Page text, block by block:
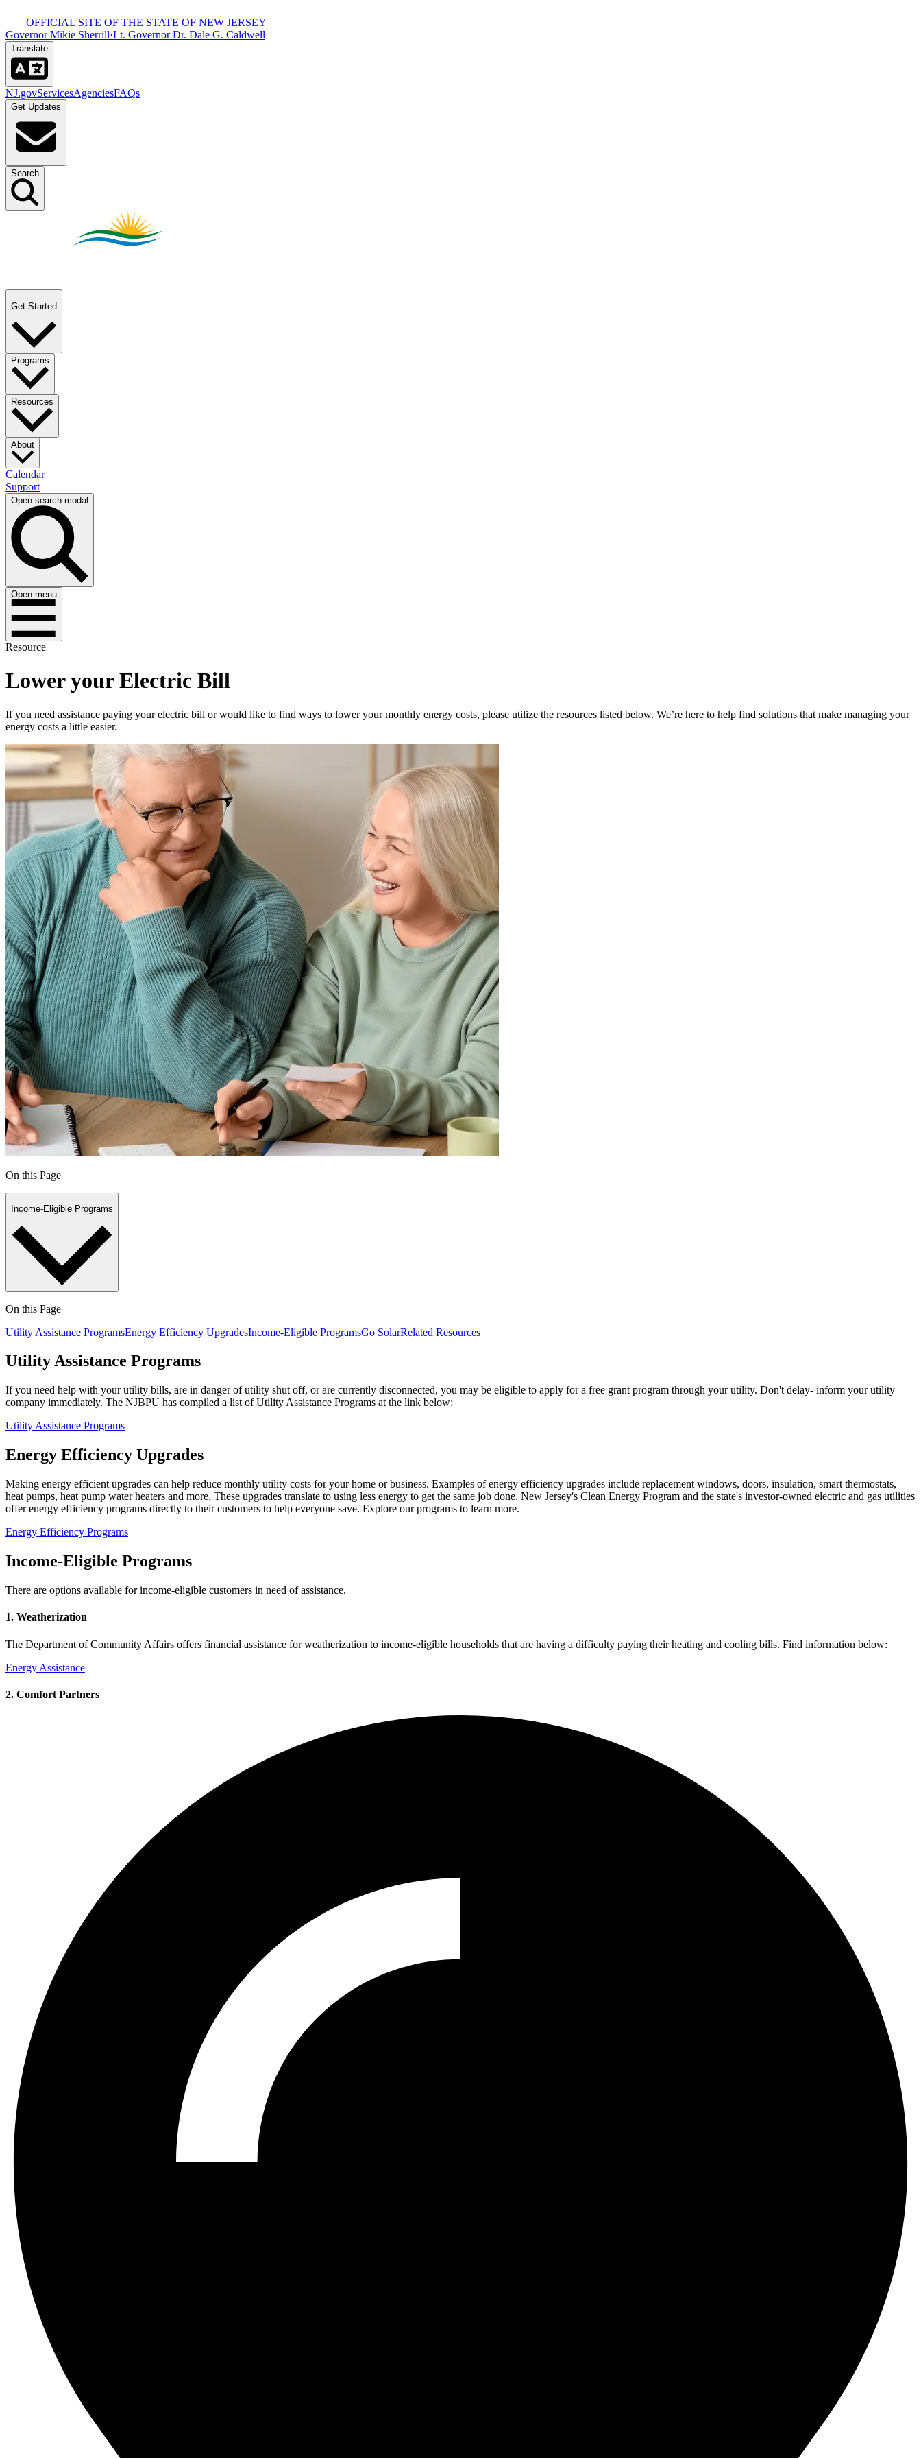
OFFICIAL SITE OF THE STATE OF NEW JERSEY​​​​‌ ‍ ​‍​‍‌‍ ‌ ​‍‌‍‍‌‌‍‌ ‌‍‍‌‌‍ ‍​‍​‍​ ‍‍​‍​‍‌ ​ ‌‍​‌‌‍ ‍‌‍‍‌‌ ‌​‌ ‍‌​‍ ‍‌‍‍‌‌‍ ​‍​‍​‍ ​​‍​‍‌‍‍​‌ ​‍‌‍‌‌‌‍‌‍​‍​‍​ ‍‍​‍​‍‌‍‍​‌ ‌​‌ ‌​‌ ​​​ ‍‍​‍ ​‍ ‌‍ ​‌‍ ‌‍​ ‌‍​‌‌‍ ​‌‍‍​‌‍ ‌ ​ ‌ ‌​​ ‍‍​ ​ ​ ​ ​ ​ ​ ​ ​‍ ‌‍‍‌‌‍ ‍‌ ‌​‌‍‌‌‌‍ ‍‌ ‌​​‍ ‌‍‌‌‌‍‌​‌‍‍‌‌ ‌​​‍ ‌‍ ‌‌‍ ‌‍‌​‌‍‌‌​ ‌‌ ​​‌ ​‍‌‍‌‌‌ ​ ‌‍‌‌‌‍ ‍‌ ‌​‌‍​‌‌ ‌​‌‍‍‌‌‍ ‌‍ ‍​ ‍ ‌‍‍‌‌‍‌​​ ‌‌‍ ‍‌‍‍‍‌​‌ ‌‍ ‌ ‌‍‌​ ​‌‍​‌‌ ‍‌‌‍ ‌ ‌‌‌ ‌​​ ‍ ‌ ‌​‌ ‍‌‌ ​​‌‍‌‌​ ‌‌‍ ‍‌‍‍‍‌‍ ​‌‍​‌‌ ‍‌‌‍ ‌ ‌‌‌ ‌​​ ‍ ‌ ​​‌‍​‌‌ ‌​‌‍‍​​ ‌‌‍‍​‌‍‌‌‌‍​‌‌‍‌​‌‍‌‌‌ ​‍​‍ ‍‌ ​ ‌‍‌‌‌‍​‌‌‍ ​​‍ ‍‌ ‌​‌‍‌‌‌ ‍​‌ ‌​​ ‌‍​‍‌‍​‌‌ ​ ‌‍‌‌‌‌‌‌‌ ​‍‌‍ ​​ ‌‌‍‍​‌ ‌​‌ ‌​‌ ​​​‍‌‌​ ​ ‌​​‌​‍‌‌​ ​‍‌​‌‍​‍‌‌​ ​‍‌​‌‍‌‍ ​‌‍ ‌‍​ ‌‍​‌‌‍ ​‌‍‍​‌‍ ‌ ​ ‌ ‌​​‍‌‌​ ​ ‌​​‌​ ​ ​ ​ ​ ​ ​ ​ ​‍‌‍‌‍‍‌‌‍‌​​ ‌‌‍ ‍‌‍‍‍‌​‌ ‌‍ ‌ ‌‍‌​ ​‌‍​‌‌ ‍‌‌‍ ‌ ‌‌‌ ‌​​‍‌‍‌ ‌​‌ ‍‌‌ ​​‌‍‌‌​ ‌‌‍ ‍‌‍‍‍‌‍ ​‌‍​‌‌ ‍‌‌‍ ‌ ‌‌‌ ‌​​‍‌‍‌ ​​‌‍​‌‌ ‌​‌‍‍​​ ‌‌‍‍​‌‍‌‌‌‍​‌‌‍‌​‌‍‌‌‌ ​‍​‍ ‍‌ ​ ‌‍‌‌‌‍​‌‌‍ ​​‍ ‍‌ ‌​‌‍‌‌‌ ‍​‌ ‌​​‍‌‍‌ ​​‌‍‌‌‌ ​‍‌ ​ ‌ ​​‌‍‌‌‌‍​ ‌ ‌​‌‍‍‌‌ ‌‍‌‍‌‌​ ‌‌ ​​‌ ‌‌‌‍​‍‌‍ ​‌‍‍‌‌ ​ ‌‍‍​‌‍‌‌‌‍‌​​‍​‍‌ ‌
Governor Mikie Sherrill​​​​‌ ‍ ​‍​‍‌‍ ‌ ​‍‌‍‍‌‌‍‌ ‌‍‍‌‌‍ ‍​‍​‍​ ‍‍​‍​‍‌ ​ ‌‍​‌‌‍ ‍‌‍‍‌‌ ‌​‌ ‍‌​‍ ‍‌‍‍‌‌‍ ​‍​‍​‍ ​​‍​‍‌‍‍​‌ ​‍‌‍‌‌‌‍‌‍​‍​‍​ ‍‍​‍​‍‌‍‍​‌ ‌​‌ ‌​‌ ​​​ ‍‍​‍ ​‍ ‌‍ ​‌‍ ‌‍​ ‌‍​‌‌‍ ​‌‍‍​‌‍ ‌ ​ ‌ ‌​​ ‍‍​ ​ ​ ​ ​ ​ ​ ​ ​‍ ‌‍‍‌‌‍ ‍‌ ‌​‌‍‌‌‌‍ ‍‌ ‌​​‍ ‌‍‌‌‌‍‌​‌‍‍‌‌ ‌​​‍ ‌‍ ‌‌‍ ‌‍‌​‌‍‌‌​ ‌‌ ​​‌ ​‍‌‍‌‌‌ ​ ‌‍‌‌‌‍ ‍‌ ‌​‌‍​‌‌ ‌​‌‍‍‌‌‍ ‌‍ ‍​ ‍ ‌‍‍‌‌‍‌​​ ‌‌‍ ‍‌‍‍‍‌​‌ ‌‍ ‌ ‌‍‌​ ​‌‍​‌‌ ‍‌‌‍ ‌ ‌‌‌ ‌​​ ‍ ‌ ‌​‌ ‍‌‌ ​​‌‍‌‌​ ‌‌‍ ‍‌‍‍‍‌‍ ​‌‍​‌‌ ‍‌‌‍ ‌ ‌‌‌ ‌​​ ‍ ‌ ​​‌‍​‌‌ ‌​‌‍‍​​ ‌‌‍‍​‌‍‌‌‌‍​‌‌‍‌​‌‍‌‌‌ ​‍​‍ ‍‌‍ ​‌‍‌‌‌‍​‌‌‍‌​‌‍‌‌‌ ​‍‌ ​ ​‍ ‍‌‍‌ ‌‍ ‌ ‌‍‌‍‌‌‌ ​‍‌‍ ‍‌‍ ‌ ​‍​ ‌‍​‍‌‍​‌‌ ​ ‌‍‌‌‌‌‌‌‌ ​‍‌‍ ​​ ‌‌‍‍​‌ ‌​‌ ‌​‌ ​​​‍‌‌​ ​ ‌​​‌​‍‌‌​ ​‍‌​‌‍​‍‌‌​ ​‍‌​‌‍‌‍ ​‌‍ ‌‍​ ‌‍​‌‌‍ ​‌‍‍​‌‍ ‌ ​ ‌ ‌​​‍‌‌​ ​ ‌​​‌​ ​ ​ ​ ​ ​ ​ ​ ​‍‌‍‌‍‍‌‌‍‌​​ ‌‌‍ ‍‌‍‍‍‌​‌ ‌‍ ‌ ‌‍‌​ ​‌‍​‌‌ ‍‌‌‍ ‌ ‌‌‌ ‌​​‍‌‍‌ ‌​‌ ‍‌‌ ​​‌‍‌‌​ ‌‌‍ ‍‌‍‍‍‌‍ ​‌‍​‌‌ ‍‌‌‍ ‌ ‌‌‌ ‌​​‍‌‍‌ ​​‌‍​‌‌ ‌​‌‍‍​​ ‌‌‍‍​‌‍‌‌‌‍​‌‌‍‌​‌‍‌‌‌ ​‍​‍ ‍‌‍ ​‌‍‌‌‌‍​‌‌‍‌​‌‍‌‌‌ ​‍‌ ​ ​‍ ‍‌‍‌ ‌‍ ‌ ‌‍‌‍‌‌‌ ​‍‌‍ ‍‌‍ ‌ ​‍​‍‌‍‌ ​​‌‍‌‌‌ ​‍‌ ​ ‌ ​​‌‍‌‌‌‍​ ‌ ‌​‌‍‍‌‌ ‌‍‌‍‌‌​ ‌‌ ​​‌ ‌‌‌‍​‍‌‍ ​‌‍‍‌‌ ​ ‌‍‍​‌‍‌‌‌‍‌​​‍​‍‌ ‌·Lt. Governor Dr. Dale G. Caldwell​​​​‌ ‍ ​‍​‍‌‍ ‌ ​‍‌‍‍‌‌‍‌ ‌‍‍‌‌‍ ‍​‍​‍​ ‍‍​‍​‍‌ ​ ‌‍​‌‌‍ ‍‌‍‍‌‌ ‌​‌ ‍‌​‍ ‍‌‍‍‌‌‍ ​‍​‍​‍ ​​‍​‍‌‍‍​‌ ​‍‌‍‌‌‌‍‌‍​‍​‍​ ‍‍​‍​‍‌‍‍​‌ ‌​‌ ‌​‌ ​​​ ‍‍​‍ ​‍ ‌‍ ​‌‍ ‌‍​ ‌‍​‌‌‍ ​‌‍‍​‌‍ ‌ ​ ‌ ‌​​ ‍‍​ ​ ​ ​ ​ ​ ​ ​ ​‍ ‌‍‍‌‌‍ ‍‌ ‌​‌‍‌‌‌‍ ‍‌ ‌​​‍ ‌‍‌‌‌‍‌​‌‍‍‌‌ ‌​​‍ ‌‍ ‌‌‍ ‌‍‌​‌‍‌‌​ ‌‌ ​​‌ ​‍‌‍‌‌‌ ​ ‌‍‌‌‌‍ ‍‌ ‌​‌‍​‌‌ ‌​‌‍‍‌‌‍ ‌‍ ‍​ ‍ ‌‍‍‌‌‍‌​​ ‌‌‍ ‍‌‍‍‍‌​‌ ‌‍ ‌ ‌‍‌​ ​‌‍​‌‌ ‍‌‌‍ ‌ ‌‌‌ ‌​​ ‍ ‌ ‌​‌ ‍‌‌ ​​‌‍‌‌​ ‌‌‍ ‍‌‍‍‍‌‍ ​‌‍​‌‌ ‍‌‌‍ ‌ ‌‌‌ ‌​​ ‍ ‌ ​​‌‍​‌‌ ‌​‌‍‍​​ ‌‌‍‍​‌‍‌‌‌‍​‌‌‍‌​‌‍‌‌‌ ​‍​‍ ‍‌‍ ​‌‍‌‌‌‍​‌‌‍‌​‌‍‌‌‌ ​‍‌ ​ ​‍ ‍‌‍ ​‌ ‌​‌​‌ ‌‍ ‌ ‌‍‌‍‌‌‌ ​‍‌‍ ‍‌‍ ‌ ​‍​ ‌‍​‍‌‍​‌‌ ​ ‌‍‌‌‌‌‌‌‌ ​‍‌‍ ​​ ‌‌‍‍​‌ ‌​‌ ‌​‌ ​​​‍‌‌​ ​ ‌​​‌​‍‌‌​ ​‍‌​‌‍​‍‌‌​ ​‍‌​‌‍‌‍ ​‌‍ ‌‍​ ‌‍​‌‌‍ ​‌‍‍​‌‍ ‌ ​ ‌ ‌​​‍‌‌​ ​ ‌​​‌​ ​ ​ ​ ​ ​ ​ ​ ​‍‌‍‌‍‍‌‌‍‌​​ ‌‌‍ ‍‌‍‍‍‌​‌ ‌‍ ‌ ‌‍‌​ ​‌‍​‌‌ ‍‌‌‍ ‌ ‌‌‌ ‌​​‍‌‍‌ ‌​‌ ‍‌‌ ​​‌‍‌‌​ ‌‌‍ ‍‌‍‍‍‌‍ ​‌‍​‌‌ ‍‌‌‍ ‌ ‌‌‌ ‌​​‍‌‍‌ ​​‌‍​‌‌ ‌​‌‍‍​​ ‌‌‍‍​‌‍‌‌‌‍​‌‌‍‌​‌‍‌‌‌ ​‍​‍ ‍‌‍ ​‌‍‌‌‌‍​‌‌‍‌​‌‍‌‌‌ ​‍‌ ​ ​‍ ‍‌‍ ​‌ ‌​‌​‌ ‌‍ ‌ ‌‍‌‍‌‌‌ ​‍‌‍ ‍‌‍ ‌ ​‍​‍‌‍‌ ​​‌‍‌‌‌ ​‍‌ ​ ‌ ​​‌‍‌‌‌‍​ ‌ ‌​‌‍‍‌‌ ‌‍‌‍‌‌​ ‌‌ ​​‌ ‌‌‌‍​‍‌‍ ​‌‍‍‌‌ ​ ‌‍‍​‌‍‌‌‌‍‌​​‍​‍‌ ‌
Translate​​​​‌ ‍ ​‍​‍‌‍ ‌ ​‍‌‍‍‌‌‍‌ ‌‍‍‌‌‍ ‍​‍​‍​ ‍‍​‍​‍‌ ​ ‌‍​‌‌‍ ‍‌‍‍‌‌ ‌​‌ ‍‌​‍ ‍‌‍‍‌‌‍ ​‍​‍​‍ ​​‍​‍‌‍‍​‌ ​‍‌‍‌‌‌‍‌‍​‍​‍​ ‍‍​‍​‍‌‍‍​‌ ‌​‌ ‌​‌ ​​​ ‍‍​‍ ​‍ ‌‍ ​‌‍ ‌‍​ ‌‍​‌‌‍ ​‌‍‍​‌‍ ‌ ​ ‌ ‌​​ ‍‍​ ​ ​ ​ ​ ​ ​ ​ ​‍ ‌‍‍‌‌‍ ‍‌ ‌​‌‍‌‌‌‍ ‍‌ ‌​​‍ ‌‍‌‌‌‍‌​‌‍‍‌‌ ‌​​‍ ‌‍ ‌‌‍ ‌‍‌​‌‍‌‌​ ‌‌ ​​‌ ​‍‌‍‌‌‌ ​ ‌‍‌‌‌‍ ‍‌ ‌​‌‍​‌‌ ‌​‌‍‍‌‌‍ ‌‍ ‍​ ‍ ‌‍‍‌‌‍‌​​ ‌‌‍ ‍‌‍‍‍‌​‌ ‌‍ ‌ ‌‍‌​ ​‌‍​‌‌ ‍‌‌‍ ‌ ‌‌‌ ‌​​ ‍ ‌ ‌​‌ ‍‌‌ ​​‌‍‌‌​ ‌‌‍ ‍‌‍‍‍‌‍ ​‌‍​‌‌ ‍‌‌‍ ‌ ‌‌‌ ‌​​ ‍ ‌ ​​‌‍​‌‌ ‌​‌‍‍​​ ‌‌‍‍​‌‍‌‌‌‍​‌‌‍‌​‌‍‌‌‌ ​‍​‍ ‍‌ ‌​‌ ​‍‌‍​‌‌‍ ‍‌ ​ ‌‍ ​‌‍​‌‌ ‌​‌‍‍‌‌‍ ‌‍ ‍‌ ​ ​‍ ‍‌‍​‍‌ ‌​‌‍ ‍​ ‌‍​‍‌‍​‌‌ ​ ‌‍‌‌‌‌‌‌‌ ​‍‌‍ ​​ ‌‌‍‍​‌ ‌​‌ ‌​‌ ​​​‍‌‌​ ​ ‌​​‌​‍‌‌​ ​‍‌​‌‍​‍‌‌​ ​‍‌​‌‍‌‍ ​‌‍ ‌‍​ ‌‍​‌‌‍ ​‌‍‍​‌‍ ‌ ​ ‌ ‌​​‍‌‌​ ​ ‌​​‌​ ​ ​ ​ ​ ​ ​ ​ ​‍‌‍‌‍‍‌‌‍‌​​ ‌‌‍ ‍‌‍‍‍‌​‌ ‌‍ ‌ ‌‍‌​ ​‌‍​‌‌ ‍‌‌‍ ‌ ‌‌‌ ‌​​‍‌‍‌ ‌​‌ ‍‌‌ ​​‌‍‌‌​ ‌‌‍ ‍‌‍‍‍‌‍ ​‌‍​‌‌ ‍‌‌‍ ‌ ‌‌‌ ‌​​‍‌‍‌ ​​‌‍​‌‌ ‌​‌‍‍​​ ‌‌‍‍​‌‍‌‌‌‍​‌‌‍‌​‌‍‌‌‌ ​‍​‍ ‍‌ ‌​‌ ​‍‌‍​‌‌‍ ‍‌ ​ ‌‍ ​‌‍​‌‌ ‌​‌‍‍‌‌‍ ‌‍ ‍‌ ​ ​‍ ‍‌‍​‍‌ ‌​‌‍ ‍​‍‌‍‌ ​​‌‍‌‌‌ ​‍‌ ​ ‌ ​​‌‍‌‌‌‍​ ‌ ‌​‌‍‍‌‌ ‌‍‌‍‌‌​ ‌‌ ​​‌ ‌‌‌‍​‍‌‍ ​‌‍‍‌‌ ​ ‌‍‍​‌‍‌‌‌‍‌​​‍​‍‌ ‌
NJ.gov​​​​‌ ‍ ​‍​‍‌‍ ‌ ​‍‌‍‍‌‌‍‌ ‌‍‍‌‌‍ ‍​‍​‍​ ‍‍​‍​‍‌ ​ ‌‍​‌‌‍ ‍‌‍‍‌‌ ‌​‌ ‍‌​‍ ‍‌‍‍‌‌‍ ​‍​‍​‍ ​​‍​‍‌‍‍​‌ ​‍‌‍‌‌‌‍‌‍​‍​‍​ ‍‍​‍​‍‌‍‍​‌ ‌​‌ ‌​‌ ​​​ ‍‍​‍ ​‍ ‌‍ ​‌‍ ‌‍​ ‌‍​‌‌‍ ​‌‍‍​‌‍ ‌ ​ ‌ ‌​​ ‍‍​ ​ ​ ​ ​ ​ ​ ​ ​‍ ‌‍‍‌‌‍ ‍‌ ‌​‌‍‌‌‌‍ ‍‌ ‌​​‍ ‌‍‌‌‌‍‌​‌‍‍‌‌ ‌​​‍ ‌‍ ‌‌‍ ‌‍‌​‌‍‌‌​ ‌‌ ​​‌ ​‍‌‍‌‌‌ ​ ‌‍‌‌‌‍ ‍‌ ‌​‌‍​‌‌ ‌​‌‍‍‌‌‍ ‌‍ ‍​ ‍ ‌‍‍‌‌‍‌​​ ‌‌‍ ‍‌‍‍‍‌​‌ ‌‍ ‌ ‌‍‌​ ​‌‍​‌‌ ‍‌‌‍ ‌ ‌‌‌ ‌​​ ‍ ‌ ‌​‌ ‍‌‌ ​​‌‍‌‌​ ‌‌‍ ‍‌‍‍‍‌‍ ​‌‍​‌‌ ‍‌‌‍ ‌ ‌‌‌ ‌​​ ‍ ‌ ​​‌‍​‌‌ ‌​‌‍‍​​ ‌‌‍‍​‌‍‌‌‌‍​‌‌‍‌​‌‍‌‌‌ ​‍​‍ ‍‌‍ ​‌‍‍‌‌‍ ‍‌‍‍ ‌ ​ ​‍‌‌​ ‌‌‌​​‍‌‌ ‌‍‍ ‌‍‌‌‌ ‍‌​‍‌‌​ ​ ‌​‌​​‍‌‌​ ​ ‌​‌​​‍‌‌​ ​‍​ ​‍​ ​‍‌‍‌‍‌‍​ ‌‍​ ​ ​ ‌‍​‍​ ‍​‌‍‌‌​ ​​​ ​ ‌‍​‍​ ​​​‍‌‌​ ​‍​ ​‍​‍‌‌​ ‌‌‌​‌​​‍ ‍‌ ‌​‌‍‌‌‌ ‍​‌ ‌​​ ‌‍​‍‌‍​‌‌ ​ ‌‍‌‌‌‌‌‌‌ ​‍‌‍ ​​ ‌‌‍‍​‌ ‌​‌ ‌​‌ ​​​‍‌‌​ ​ ‌​​‌​‍‌‌​ ​‍‌​‌‍​‍‌‌​ ​‍‌​‌‍‌‍ ​‌‍ ‌‍​ ‌‍​‌‌‍ ​‌‍‍​‌‍ ‌ ​ ‌ ‌​​‍‌‌​ ​ ‌​​‌​ ​ ​ ​ ​ ​ ​ ​ ​‍‌‍‌‍‍‌‌‍‌​​ ‌‌‍ ‍‌‍‍‍‌​‌ ‌‍ ‌ ‌‍‌​ ​‌‍​‌‌ ‍‌‌‍ ‌ ‌‌‌ ‌​​‍‌‍‌ ‌​‌ ‍‌‌ ​​‌‍‌‌​ ‌‌‍ ‍‌‍‍‍‌‍ ​‌‍​‌‌ ‍‌‌‍ ‌ ‌‌‌ ‌​​‍‌‍‌ ​​‌‍​‌‌ ‌​‌‍‍​​ ‌‌‍‍​‌‍‌‌‌‍​‌‌‍‌​‌‍‌‌‌ ​‍​‍ ‍‌‍ ​‌‍‍‌‌‍ ‍‌‍‍ ‌ ​ ​‍‌‌​ ‌‌‌​​‍‌‌ ‌‍‍ ‌‍‌‌‌ ‍‌​‍‌‌​ ​ ‌​‌​​‍‌‌​ ​ ‌​‌​​‍‌‌​ ​‍​ ​‍​ ​‍‌‍‌‍‌‍​ ‌‍​ ​ ​ ‌‍​‍​ ‍​‌‍‌‌​ ​​​ ​ ‌‍​‍​ ​​​‍‌‌​ ​‍​ ​‍​‍‌‌​ ‌‌‌​‌​​‍ ‍‌ ‌​‌‍‌‌‌ ‍​‌ ‌​​‍‌‍‌ ​​‌‍‌‌‌ ​‍‌ ​ ‌ ​​‌‍‌‌‌‍​ ‌ ‌​‌‍‍‌‌ ‌‍‌‍‌‌​ ‌‌ ​​‌ ‌‌‌‍​‍‌‍ ​‌‍‍‌‌ ​ ‌‍‍​‌‍‌‌‌‍‌​​‍​‍‌ ‌Services​​​​‌ ‍ ​‍​‍‌‍ ‌ ​‍‌‍‍‌‌‍‌ ‌‍‍‌‌‍ ‍​‍​‍​ ‍‍​‍​‍‌ ​ ‌‍​‌‌‍ ‍‌‍‍‌‌ ‌​‌ ‍‌​‍ ‍‌‍‍‌‌‍ ​‍​‍​‍ ​​‍​‍‌‍‍​‌ ​‍‌‍‌‌‌‍‌‍​‍​‍​ ‍‍​‍​‍‌‍‍​‌ ‌​‌ ‌​‌ ​​​ ‍‍​‍ ​‍ ‌‍ ​‌‍ ‌‍​ ‌‍​‌‌‍ ​‌‍‍​‌‍ ‌ ​ ‌ ‌​​ ‍‍​ ​ ​ ​ ​ ​ ​ ​ ​‍ ‌‍‍‌‌‍ ‍‌ ‌​‌‍‌‌‌‍ ‍‌ ‌​​‍ ‌‍‌‌‌‍‌​‌‍‍‌‌ ‌​​‍ ‌‍ ‌‌‍ ‌‍‌​‌‍‌‌​ ‌‌ ​​‌ ​‍‌‍‌‌‌ ​ ‌‍‌‌‌‍ ‍‌ ‌​‌‍​‌‌ ‌​‌‍‍‌‌‍ ‌‍ ‍​ ‍ ‌‍‍‌‌‍‌​​ ‌‌‍ ‍‌‍‍‍‌​‌ ‌‍ ‌ ‌‍‌​ ​‌‍​‌‌ ‍‌‌‍ ‌ ‌‌‌ ‌​​ ‍ ‌ ‌​‌ ‍‌‌ ​​‌‍‌‌​ ‌‌‍ ‍‌‍‍‍‌‍ ​‌‍​‌‌ ‍‌‌‍ ‌ ‌‌‌ ‌​​ ‍ ‌ ​​‌‍​‌‌ ‌​‌‍‍​​ ‌‌‍‍​‌‍‌‌‌‍​‌‌‍‌​‌‍‌‌‌ ​‍​‍ ‍‌‍ ​‌‍‍‌‌‍ ‍‌‍‍ ‌ ​ ​‍‌‌​ ‌‌‌​​‍‌‌ ‌‍‍ ‌‍‌‌‌ ‍‌​‍‌‌​ ​ ‌​‌​​‍‌‌​ ​ ‌​‌​​‍‌‌​ ​‍​ ​‍​ ​‍​ ‍​​ ‌ ​ ‍‌​ ​‍‌‍​ ‌‍​ ‌‍‌‍​ ​ ​ ‌ ​ ‌​​ ‌​​‍‌‌​ ​‍​ ​‍​‍‌‌​ ‌‌‌​‌​​‍ ‍‌ ‌​‌‍‌‌‌ ‍​‌ ‌​​ ‌‍​‍‌‍​‌‌ ​ ‌‍‌‌‌‌‌‌‌ ​‍‌‍ ​​ ‌‌‍‍​‌ ‌​‌ ‌​‌ ​​​‍‌‌​ ​ ‌​​‌​‍‌‌​ ​‍‌​‌‍​‍‌‌​ ​‍‌​‌‍‌‍ ​‌‍ ‌‍​ ‌‍​‌‌‍ ​‌‍‍​‌‍ ‌ ​ ‌ ‌​​‍‌‌​ ​ ‌​​‌​ ​ ​ ​ ​ ​ ​ ​ ​‍‌‍‌‍‍‌‌‍‌​​ ‌‌‍ ‍‌‍‍‍‌​‌ ‌‍ ‌ ‌‍‌​ ​‌‍​‌‌ ‍‌‌‍ ‌ ‌‌‌ ‌​​‍‌‍‌ ‌​‌ ‍‌‌ ​​‌‍‌‌​ ‌‌‍ ‍‌‍‍‍‌‍ ​‌‍​‌‌ ‍‌‌‍ ‌ ‌‌‌ ‌​​‍‌‍‌ ​​‌‍​‌‌ ‌​‌‍‍​​ ‌‌‍‍​‌‍‌‌‌‍​‌‌‍‌​‌‍‌‌‌ ​‍​‍ ‍‌‍ ​‌‍‍‌‌‍ ‍‌‍‍ ‌ ​ ​‍‌‌​ ‌‌‌​​‍‌‌ ‌‍‍ ‌‍‌‌‌ ‍‌​‍‌‌​ ​ ‌​‌​​‍‌‌​ ​ ‌​‌​​‍‌‌​ ​‍​ ​‍​ ​‍​ ‍​​ ‌ ​ ‍‌​ ​‍‌‍​ ‌‍​ ‌‍‌‍​ ​ ​ ‌ ​ ‌​​ ‌​​‍‌‌​ ​‍​ ​‍​‍‌‌​ ‌‌‌​‌​​‍ ‍‌ ‌​‌‍‌‌‌ ‍​‌ ‌​​‍‌‍‌ ​​‌‍‌‌‌ ​‍‌ ​ ‌ ​​‌‍‌‌‌‍​ ‌ ‌​‌‍‍‌‌ ‌‍‌‍‌‌​ ‌‌ ​​‌ ‌‌‌‍​‍‌‍ ​‌‍‍‌‌ ​ ‌‍‍​‌‍‌‌‌‍‌​​‍​‍‌ ‌Agencies​​​​‌ ‍ ​‍​‍‌‍ ‌ ​‍‌‍‍‌‌‍‌ ‌‍‍‌‌‍ ‍​‍​‍​ ‍‍​‍​‍‌ ​ ‌‍​‌‌‍ ‍‌‍‍‌‌ ‌​‌ ‍‌​‍ ‍‌‍‍‌‌‍ ​‍​‍​‍ ​​‍​‍‌‍‍​‌ ​‍‌‍‌‌‌‍‌‍​‍​‍​ ‍‍​‍​‍‌‍‍​‌ ‌​‌ ‌​‌ ​​​ ‍‍​‍ ​‍ ‌‍ ​‌‍ ‌‍​ ‌‍​‌‌‍ ​‌‍‍​‌‍ ‌ ​ ‌ ‌​​ ‍‍​ ​ ​ ​ ​ ​ ​ ​ ​‍ ‌‍‍‌‌‍ ‍‌ ‌​‌‍‌‌‌‍ ‍‌ ‌​​‍ ‌‍‌‌‌‍‌​‌‍‍‌‌ ‌​​‍ ‌‍ ‌‌‍ ‌‍‌​‌‍‌‌​ ‌‌ ​​‌ ​‍‌‍‌‌‌ ​ ‌‍‌‌‌‍ ‍‌ ‌​‌‍​‌‌ ‌​‌‍‍‌‌‍ ‌‍ ‍​ ‍ ‌‍‍‌‌‍‌​​ ‌‌‍ ‍‌‍‍‍‌​‌ ‌‍ ‌ ‌‍‌​ ​‌‍​‌‌ ‍‌‌‍ ‌ ‌‌‌ ‌​​ ‍ ‌ ‌​‌ ‍‌‌ ​​‌‍‌‌​ ‌‌‍ ‍‌‍‍‍‌‍ ​‌‍​‌‌ ‍‌‌‍ ‌ ‌‌‌ ‌​​ ‍ ‌ ​​‌‍​‌‌ ‌​‌‍‍​​ ‌‌‍‍​‌‍‌‌‌‍​‌‌‍‌​‌‍‌‌‌ ​‍​‍ ‍‌‍ ​‌‍‍‌‌‍ ‍‌‍‍ ‌ ​ ​‍‌‌​ ‌‌‌​​‍‌‌ ‌‍‍ ‌‍‌‌‌ ‍‌​‍‌‌​ ​ ‌​‌​​‍‌‌​ ​ ‌​‌​​‍‌‌​ ​‍​ ​‍​ ‌ ‌‍‌​​ ​‌‌‍‌‍​ ​ ​ ​​‌‍​ ‌‍​‍​ ‌ ‌‍‌​​ ‍​​ ​ ​‍‌‌​ ​‍​ ​‍​‍‌‌​ ‌‌‌​‌​​‍ ‍‌ ‌​‌‍‌‌‌ ‍​‌ ‌​​ ‌‍​‍‌‍​‌‌ ​ ‌‍‌‌‌‌‌‌‌ ​‍‌‍ ​​ ‌‌‍‍​‌ ‌​‌ ‌​‌ ​​​‍‌‌​ ​ ‌​​‌​‍‌‌​ ​‍‌​‌‍​‍‌‌​ ​‍‌​‌‍‌‍ ​‌‍ ‌‍​ ‌‍​‌‌‍ ​‌‍‍​‌‍ ‌ ​ ‌ ‌​​‍‌‌​ ​ ‌​​‌​ ​ ​ ​ ​ ​ ​ ​ ​‍‌‍‌‍‍‌‌‍‌​​ ‌‌‍ ‍‌‍‍‍‌​‌ ‌‍ ‌ ‌‍‌​ ​‌‍​‌‌ ‍‌‌‍ ‌ ‌‌‌ ‌​​‍‌‍‌ ‌​‌ ‍‌‌ ​​‌‍‌‌​ ‌‌‍ ‍‌‍‍‍‌‍ ​‌‍​‌‌ ‍‌‌‍ ‌ ‌‌‌ ‌​​‍‌‍‌ ​​‌‍​‌‌ ‌​‌‍‍​​ ‌‌‍‍​‌‍‌‌‌‍​‌‌‍‌​‌‍‌‌‌ ​‍​‍ ‍‌‍ ​‌‍‍‌‌‍ ‍‌‍‍ ‌ ​ ​‍‌‌​ ‌‌‌​​‍‌‌ ‌‍‍ ‌‍‌‌‌ ‍‌​‍‌‌​ ​ ‌​‌​​‍‌‌​ ​ ‌​‌​​‍‌‌​ ​‍​ ​‍​ ‌ ‌‍‌​​ ​‌‌‍‌‍​ ​ ​ ​​‌‍​ ‌‍​‍​ ‌ ‌‍‌​​ ‍​​ ​ ​‍‌‌​ ​‍​ ​‍​‍‌‌​ ‌‌‌​‌​​‍ ‍‌ ‌​‌‍‌‌‌ ‍​‌ ‌​​‍‌‍‌ ​​‌‍‌‌‌ ​‍‌ ​ ‌ ​​‌‍‌‌‌‍​ ‌ ‌​‌‍‍‌‌ ‌‍‌‍‌‌​ ‌‌ ​​‌ ‌‌‌‍​‍‌‍ ​‌‍‍‌‌ ​ ‌‍‍​‌‍‌‌‌‍‌​​‍​‍‌ ‌FAQs​​​​‌ ‍ ​‍​‍‌‍ ‌ ​‍‌‍‍‌‌‍‌ ‌‍‍‌‌‍ ‍​‍​‍​ ‍‍​‍​‍‌ ​ ‌‍​‌‌‍ ‍‌‍‍‌‌ ‌​‌ ‍‌​‍ ‍‌‍‍‌‌‍ ​‍​‍​‍ ​​‍​‍‌‍‍​‌ ​‍‌‍‌‌‌‍‌‍​‍​‍​ ‍‍​‍​‍‌‍‍​‌ ‌​‌ ‌​‌ ​​​ ‍‍​‍ ​‍ ‌‍ ​‌‍ ‌‍​ ‌‍​‌‌‍ ​‌‍‍​‌‍ ‌ ​ ‌ ‌​​ ‍‍​ ​ ​ ​ ​ ​ ​ ​ ​‍ ‌‍‍‌‌‍ ‍‌ ‌​‌‍‌‌‌‍ ‍‌ ‌​​‍ ‌‍‌‌‌‍‌​‌‍‍‌‌ ‌​​‍ ‌‍ ‌‌‍ ‌‍‌​‌‍‌‌​ ‌‌ ​​‌ ​‍‌‍‌‌‌ ​ ‌‍‌‌‌‍ ‍‌ ‌​‌‍​‌‌ ‌​‌‍‍‌‌‍ ‌‍ ‍​ ‍ ‌‍‍‌‌‍‌​​ ‌‌‍ ‍‌‍‍‍‌​‌ ‌‍ ‌ ‌‍‌​ ​‌‍​‌‌ ‍‌‌‍ ‌ ‌‌‌ ‌​​ ‍ ‌ ‌​‌ ‍‌‌ ​​‌‍‌‌​ ‌‌‍ ‍‌‍‍‍‌‍ ​‌‍​‌‌ ‍‌‌‍ ‌ ‌‌‌ ‌​​ ‍ ‌ ​​‌‍​‌‌ ‌​‌‍‍​​ ‌‌‍‍​‌‍‌‌‌‍​‌‌‍‌​‌‍‌‌‌ ​‍​‍ ‍‌‍ ​‌‍‍‌‌‍ ‍‌‍‍ ‌ ​ ​‍‌‌​ ‌‌‌​​‍‌‌ ‌‍‍ ‌‍‌‌‌ ‍‌​‍‌‌​ ​ ‌​‌​​‍‌‌​ ​ ‌​‌​​‍‌‌​ ​‍​ ​‍‌‍​ ​ ‌‍​ ‍​‌‍​ ‌‍​‍​ ​‌​ ​​​ ‌‌‌‍​ ​ ‌‌​ ​‌‌‍​‍​‍‌‌​ ​‍​ ​‍​‍‌‌​ ‌‌‌​‌​​‍ ‍‌ ‌​‌‍‌‌‌ ‍​‌ ‌​​ ‌‍​‍‌‍​‌‌ ​ ‌‍‌‌‌‌‌‌‌ ​‍‌‍ ​​ ‌‌‍‍​‌ ‌​‌ ‌​‌ ​​​‍‌‌​ ​ ‌​​‌​‍‌‌​ ​‍‌​‌‍​‍‌‌​ ​‍‌​‌‍‌‍ ​‌‍ ‌‍​ ‌‍​‌‌‍ ​‌‍‍​‌‍ ‌ ​ ‌ ‌​​‍‌‌​ ​ ‌​​‌​ ​ ​ ​ ​ ​ ​ ​ ​‍‌‍‌‍‍‌‌‍‌​​ ‌‌‍ ‍‌‍‍‍‌​‌ ‌‍ ‌ ‌‍‌​ ​‌‍​‌‌ ‍‌‌‍ ‌ ‌‌‌ ‌​​‍‌‍‌ ‌​‌ ‍‌‌ ​​‌‍‌‌​ ‌‌‍ ‍‌‍‍‍‌‍ ​‌‍​‌‌ ‍‌‌‍ ‌ ‌‌‌ ‌​​‍‌‍‌ ​​‌‍​‌‌ ‌​‌‍‍​​ ‌‌‍‍​‌‍‌‌‌‍​‌‌‍‌​‌‍‌‌‌ ​‍​‍ ‍‌‍ ​‌‍‍‌‌‍ ‍‌‍‍ ‌ ​ ​‍‌‌​ ‌‌‌​​‍‌‌ ‌‍‍ ‌‍‌‌‌ ‍‌​‍‌‌​ ​ ‌​‌​​‍‌‌​ ​ ‌​‌​​‍‌‌​ ​‍​ ​‍‌‍​ ​ ‌‍​ ‍​‌‍​ ‌‍​‍​ ​‌​ ​​​ ‌‌‌‍​ ​ ‌‌​ ​‌‌‍​‍​‍‌‌​ ​‍​ ​‍​‍‌‌​ ‌‌‌​‌​​‍ ‍‌ ‌​‌‍‌‌‌ ‍​‌ ‌​​‍‌‍‌ ​​‌‍‌‌‌ ​‍‌ ​ ‌ ​​‌‍‌‌‌‍​ ‌ ‌​‌‍‍‌‌ ‌‍‌‍‌‌​ ‌‌ ​​‌ ‌‌‌‍​‍‌‍ ​‌‍‍‌‌ ​ ‌‍‍​‌‍‌‌‌‍‌​​‍​‍‌ ‌
Get Updates​​​​‌ ‍ ​‍​‍‌‍ ‌ ​‍‌‍‍‌‌‍‌ ‌‍‍‌‌‍ ‍​‍​‍​ ‍‍​‍​‍‌ ​ ‌‍​‌‌‍ ‍‌‍‍‌‌ ‌​‌ ‍‌​‍ ‍‌‍‍‌‌‍ ​‍​‍​‍ ​​‍​‍‌‍‍​‌ ​‍‌‍‌‌‌‍‌‍​‍​‍​ ‍‍​‍​‍‌‍‍​‌ ‌​‌ ‌​‌ ​​​ ‍‍​‍ ​‍ ‌‍ ​‌‍ ‌‍​ ‌‍​‌‌‍ ​‌‍‍​‌‍ ‌ ​ ‌ ‌​​ ‍‍​ ​ ​ ​ ​ ​ ​ ​ ​‍ ‌‍‍‌‌‍ ‍‌ ‌​‌‍‌‌‌‍ ‍‌ ‌​​‍ ‌‍‌‌‌‍‌​‌‍‍‌‌ ‌​​‍ ‌‍ ‌‌‍ ‌‍‌​‌‍‌‌​ ‌‌ ​​‌ ​‍‌‍‌‌‌ ​ ‌‍‌‌‌‍ ‍‌ ‌​‌‍​‌‌ ‌​‌‍‍‌‌‍ ‌‍ ‍​ ‍ ‌‍‍‌‌‍‌​​ ‌‌‍ ‍‌‍‍‍‌​‌ ‌‍ ‌ ‌‍‌​ ​‌‍​‌‌ ‍‌‌‍ ‌ ‌‌‌ ‌​​ ‍ ‌ ‌​‌ ‍‌‌ ​​‌‍‌‌​ ‌‌‍ ‍‌‍‍‍‌‍ ​‌‍​‌‌ ‍‌‌‍ ‌ ‌‌‌ ‌​​ ‍ ‌ ​​‌‍​‌‌ ‌​‌‍‍​​ ‌‌‍‍​‌‍‌‌‌‍​‌‌‍‌​‌‍‌‌‌ ​‍​‍ ‍‌‍ ‍‌‍‌‌‌ ‌ ‌ ​ ‌‍ ​‌‍‌‌‌ ‌​‌ ‌​‌‍‌‌‌ ​‍​‍ ‍‌‍​‍‌ ‌​‌‍ ‍​ ‌‍​‍‌‍​‌‌ ​ ‌‍‌‌‌‌‌‌‌ ​‍‌‍ ​​ ‌‌‍‍​‌ ‌​‌ ‌​‌ ​​​‍‌‌​ ​ ‌​​‌​‍‌‌​ ​‍‌​‌‍​‍‌‌​ ​‍‌​‌‍‌‍ ​‌‍ ‌‍​ ‌‍​‌‌‍ ​‌‍‍​‌‍ ‌ ​ ‌ ‌​​‍‌‌​ ​ ‌​​‌​ ​ ​ ​ ​ ​ ​ ​ ​‍‌‍‌‍‍‌‌‍‌​​ ‌‌‍ ‍‌‍‍‍‌​‌ ‌‍ ‌ ‌‍‌​ ​‌‍​‌‌ ‍‌‌‍ ‌ ‌‌‌ ‌​​‍‌‍‌ ‌​‌ ‍‌‌ ​​‌‍‌‌​ ‌‌‍ ‍‌‍‍‍‌‍ ​‌‍​‌‌ ‍‌‌‍ ‌ ‌‌‌ ‌​​‍‌‍‌ ​​‌‍​‌‌ ‌​‌‍‍​​ ‌‌‍‍​‌‍‌‌‌‍​‌‌‍‌​‌‍‌‌‌ ​‍​‍ ‍‌‍ ‍‌‍‌‌‌ ‌ ‌ ​ ‌‍ ​‌‍‌‌‌ ‌​‌ ‌​‌‍‌‌‌ ​‍​‍ ‍‌‍​‍‌ ‌​‌‍ ‍​‍‌‍‌ ​​‌‍‌‌‌ ​‍‌ ​ ‌ ​​‌‍‌‌‌‍​ ‌ ‌​‌‍‍‌‌ ‌‍‌‍‌‌​ ‌‌ ​​‌ ‌‌‌‍​‍‌‍ ​‌‍‍‌‌ ​ ‌‍‍​‌‍‌‌‌‍‌​​‍​‍‌ ‌
Search​​​​‌ ‍ ​‍​‍‌‍ ‌ ​‍‌‍‍‌‌‍‌ ‌‍‍‌‌‍ ‍​‍​‍​ ‍‍​‍​‍‌ ​ ‌‍​‌‌‍ ‍‌‍‍‌‌ ‌​‌ ‍‌​‍ ‍‌‍‍‌‌‍ ​‍​‍​‍ ​​‍​‍‌‍‍​‌ ​‍‌‍‌‌‌‍‌‍​‍​‍​ ‍‍​‍​‍‌‍‍​‌ ‌​‌ ‌​‌ ​​​ ‍‍​‍ ​‍ ‌‍ ​‌‍ ‌‍​ ‌‍​‌‌‍ ​‌‍‍​‌‍ ‌ ​ ‌ ‌​​ ‍‍​ ​ ​ ​ ​ ​ ​ ​ ​‍ ‌‍‍‌‌‍ ‍‌ ‌​‌‍‌‌‌‍ ‍‌ ‌​​‍ ‌‍‌‌‌‍‌​‌‍‍‌‌ ‌​​‍ ‌‍ ‌‌‍ ‌‍‌​‌‍‌‌​ ‌‌ ​​‌ ​‍‌‍‌‌‌ ​ ‌‍‌‌‌‍ ‍‌ ‌​‌‍​‌‌ ‌​‌‍‍‌‌‍ ‌‍ ‍​ ‍ ‌‍‍‌‌‍‌​​ ‌‌‍ ‍‌‍‍‍‌​‌ ‌‍ ‌ ‌‍‌​ ​‌‍​‌‌ ‍‌‌‍ ‌ ‌‌‌ ‌​​ ‍ ‌ ‌​‌ ‍‌‌ ​​‌‍‌‌​ ‌‌‍ ‍‌‍‍‍‌‍ ​‌‍​‌‌ ‍‌‌‍ ‌ ‌‌‌ ‌​​ ‍ ‌ ​​‌‍​‌‌ ‌​‌‍‍​​ ‌‌‍‍​‌‍‌‌‌‍​‌‌‍‌​‌‍‌‌‌ ​‍​‍ ‍‌ ​ ‌‍‌‌‌‍​‌‌ ​‍‌‍​ ‌‍‍​​‍ ‍‌‍​‍‌ ‌​‌‍ ‍​ ‌‍​‍‌‍​‌‌ ​ ‌‍‌‌‌‌‌‌‌ ​‍‌‍ ​​ ‌‌‍‍​‌ ‌​‌ ‌​‌ ​​​‍‌‌​ ​ ‌​​‌​‍‌‌​ ​‍‌​‌‍​‍‌‌​ ​‍‌​‌‍‌‍ ​‌‍ ‌‍​ ‌‍​‌‌‍ ​‌‍‍​‌‍ ‌ ​ ‌ ‌​​‍‌‌​ ​ ‌​​‌​ ​ ​ ​ ​ ​ ​ ​ ​‍‌‍‌‍‍‌‌‍‌​​ ‌‌‍ ‍‌‍‍‍‌​‌ ‌‍ ‌ ‌‍‌​ ​‌‍​‌‌ ‍‌‌‍ ‌ ‌‌‌ ‌​​‍‌‍‌ ‌​‌ ‍‌‌ ​​‌‍‌‌​ ‌‌‍ ‍‌‍‍‍‌‍ ​‌‍​‌‌ ‍‌‌‍ ‌ ‌‌‌ ‌​​‍‌‍‌ ​​‌‍​‌‌ ‌​‌‍‍​​ ‌‌‍‍​‌‍‌‌‌‍​‌‌‍‌​‌‍‌‌‌ ​‍​‍ ‍‌ ​ ‌‍‌‌‌‍​‌‌ ​‍‌‍​ ‌‍‍​​‍ ‍‌‍​‍‌ ‌​‌‍ ‍​‍‌‍‌ ​​‌‍‌‌‌ ​‍‌ ​ ‌ ​​‌‍‌‌‌‍​ ‌ ‌​‌‍‍‌‌ ‌‍‌‍‌‌​ ‌‌ ​​‌ ‌‌‌‍​‍‌‍ ​‌‍‍‌‌ ​ ‌‍‍​‌‍‌‌‌‍‌​​‍​‍‌ ‌
Get Started​​​​‌ ‍ ​‍​‍‌‍ ‌ ​‍‌‍‍‌‌‍‌ ‌‍‍‌‌‍ ‍​‍​‍​ ‍‍​‍​‍‌ ​ ‌‍​‌‌‍ ‍‌‍‍‌‌ ‌​‌ ‍‌​‍ ‍‌‍‍‌‌‍ ​‍​‍​‍ ​​‍​‍‌‍‍​‌ ​‍‌‍‌‌‌‍‌‍​‍​‍​ ‍‍​‍​‍‌‍‍​‌ ‌​‌ ‌​‌ ​​​ ‍‍​‍ ​‍ ‌‍ ​‌‍ ‌‍​ ‌‍​‌‌‍ ​‌‍‍​‌‍ ‌ ​ ‌ ‌​​ ‍‍​ ​ ​ ​ ​ ​ ​ ​ ​‍ ‌‍‍‌‌‍ ‍‌ ‌​‌‍‌‌‌‍ ‍‌ ‌​​‍ ‌‍‌‌‌‍‌​‌‍‍‌‌ ‌​​‍ ‌‍ ‌‌‍ ‌‍‌​‌‍‌‌​ ‌‌ ​​‌ ​‍‌‍‌‌‌ ​ ‌‍‌‌‌‍ ‍‌ ‌​‌‍​‌‌ ‌​‌‍‍‌‌‍ ‌‍ ‍​ ‍ ‌‍‍‌‌‍‌​​ ‌‌ ​ ‌‍‍‌‌ ‌​‌‍‌‌‌​‍​‌‍‌‌‌‍​‌‌‍‌​‌‍‌‌‌ ​‍​ ‍ ‌ ‌​‌ ‍‌‌ ​​‌‍‌‌​ ‌‌‍‍​‌‍‌‌‌‍​‌‌‍‌​‌‍‌‌‌ ​‍​ ‍ ‌ ​​‌‍​‌‌ ‌​‌‍‍​​ ‌‌‍‌ ‌‍‌‌‌ ‌​‌‌​ ‌ ‌​‌‍​‌‌ ​‍‌ ‌​‌‍‌‌‌‍‌​‌​ ‌‌‍‌‌‌‍ ‍‌ ‌‌​‍ ‍‌‍​‍‌ ‌​‌‍ ‍‌‌‌​‌‍‌‌‌ ‍​‌ ‌​​ ‌‍​‍‌‍​‌‌ ​ ‌‍‌‌‌‌‌‌‌ ​‍‌‍ ​​ ‌‌‍‍​‌ ‌​‌ ‌​‌ ​​​‍‌‌​ ​ ‌​​‌​‍‌‌​ ​‍‌​‌‍​‍‌‌​ ​‍‌​‌‍‌‍ ​‌‍ ‌‍​ ‌‍​‌‌‍ ​‌‍‍​‌‍ ‌ ​ ‌ ‌​​‍‌‌​ ​ ‌​​‌​ ​ ​ ​ ​ ​ ​ ​ ​‍‌‍‌‍‍‌‌‍‌​​ ‌‌ ​ ‌‍‍‌‌ ‌​‌‍‌‌‌​‍​‌‍‌‌‌‍​‌‌‍‌​‌‍‌‌‌ ​‍​‍‌‍‌ ‌​‌ ‍‌‌ ​​‌‍‌‌​ ‌‌‍‍​‌‍‌‌‌‍​‌‌‍‌​‌‍‌‌‌ ​‍​‍‌‍‌ ​​‌‍​‌‌ ‌​‌‍‍​​ ‌‌‍‌ ‌‍‌‌‌ ‌​‌‌​ ‌ ‌​‌‍​‌‌ ​‍‌ ‌​‌‍‌‌‌‍‌​‌​ ‌‌‍‌‌‌‍ ‍‌ ‌‌​‍ ‍‌‍​‍‌ ‌​‌‍ ‍‌‌‌​‌‍‌‌‌ ‍​‌ ‌​​‍‌‍‌ ​​‌‍‌‌‌ ​‍‌ ​ ‌ ​​‌‍‌‌‌‍​ ‌ ‌​‌‍‍‌‌ ‌‍‌‍‌‌​ ‌‌ ​​‌ ‌‌‌‍​‍‌‍ ​‌‍‍‌‌ ​ ‌‍‍​‌‍‌‌‌‍‌​​‍​‍‌ ‌
Programs​​​​‌ ‍ ​‍​‍‌‍ ‌ ​‍‌‍‍‌‌‍‌ ‌‍‍‌‌‍ ‍​‍​‍​ ‍‍​‍​‍‌ ​ ‌‍​‌‌‍ ‍‌‍‍‌‌ ‌​‌ ‍‌​‍ ‍‌‍‍‌‌‍ ​‍​‍​‍ ​​‍​‍‌‍‍​‌ ​‍‌‍‌‌‌‍‌‍​‍​‍​ ‍‍​‍​‍‌‍‍​‌ ‌​‌ ‌​‌ ​​​ ‍‍​‍ ​‍ ‌‍ ​‌‍ ‌‍​ ‌‍​‌‌‍ ​‌‍‍​‌‍ ‌ ​ ‌ ‌​​ ‍‍​ ​ ​ ​ ​ ​ ​ ​ ​‍ ‌‍‍‌‌‍ ‍‌ ‌​‌‍‌‌‌‍ ‍‌ ‌​​‍ ‌‍‌‌‌‍‌​‌‍‍‌‌ ‌​​‍ ‌‍ ‌‌‍ ‌‍‌​‌‍‌‌​ ‌‌ ​​‌ ​‍‌‍‌‌‌ ​ ‌‍‌‌‌‍ ‍‌ ‌​‌‍​‌‌ ‌​‌‍‍‌‌‍ ‌‍ ‍​ ‍ ‌‍‍‌‌‍‌​​ ‌‌ ​ ‌‍‍‌‌ ‌​‌‍‌‌‌​‍​‌‍‌‌‌‍​‌‌‍‌​‌‍‌‌‌ ​‍​ ‍ ‌ ‌​‌ ‍‌‌ ​​‌‍‌‌​ ‌‌‍‍​‌‍‌‌‌‍​‌‌‍‌​‌‍‌‌‌ ​‍​ ‍ ‌ ​​‌‍​‌‌ ‌​‌‍‍​​ ‌‌‍ ​‌‍‌‌‌‍‌‍‌ ‌​‌​ ‌‌‍‌‌‌‍ ‍‌ ‌‌‌ ​ ​‍‌‌​ ‌‌‌​​‍‌‌ ‌‍‍ ‌‍‌‌‌ ‍‌​‍‌‌​ ​ ‌​‌​​‍‌‌​ ​ ‌​‌​​‍‌‌​ ​‍​ ​‍​ ​ ‌‍‌​​ ‌​​ ​‌‌‍‌‌​ ‌​​ ​​​ ‌​‌‍‌‌‌‍‌​​ ​​​ ​​​‍‌‌​ ​‍​ ​‍​‍‌‌​ ‌‌‌​‌​​‍ ‍‌ ‌​‌‍‌‌‌ ‍​‌ ‌​​ ‌‍​‍‌‍​‌‌ ​ ‌‍‌‌‌‌‌‌‌ ​‍‌‍ ​​ ‌‌‍‍​‌ ‌​‌ ‌​‌ ​​​‍‌‌​ ​ ‌​​‌​‍‌‌​ ​‍‌​‌‍​‍‌‌​ ​‍‌​‌‍‌‍ ​‌‍ ‌‍​ ‌‍​‌‌‍ ​‌‍‍​‌‍ ‌ ​ ‌ ‌​​‍‌‌​ ​ ‌​​‌​ ​ ​ ​ ​ ​ ​ ​ ​‍‌‍‌‍‍‌‌‍‌​​ ‌‌ ​ ‌‍‍‌‌ ‌​‌‍‌‌‌​‍​‌‍‌‌‌‍​‌‌‍‌​‌‍‌‌‌ ​‍​‍‌‍‌ ‌​‌ ‍‌‌ ​​‌‍‌‌​ ‌‌‍‍​‌‍‌‌‌‍​‌‌‍‌​‌‍‌‌‌ ​‍​‍‌‍‌ ​​‌‍​‌‌ ‌​‌‍‍​​ ‌‌‍ ​‌‍‌‌‌‍‌‍‌ ‌​‌​ ‌‌‍‌‌‌‍ ‍‌ ‌‌‌ ​ ​‍‌‌​ ‌‌‌​​‍‌‌ ‌‍‍ ‌‍‌‌‌ ‍‌​‍‌‌​ ​ ‌​‌​​‍‌‌​ ​ ‌​‌​​‍‌‌​ ​‍​ ​‍​ ​ ‌‍‌​​ ‌​​ ​‌‌‍‌‌​ ‌​​ ​​​ ‌​‌‍‌‌‌‍‌​​ ​​​ ​​​‍‌‌​ ​‍​ ​‍​‍‌‌​ ‌‌‌​‌​​‍ ‍‌ ‌​‌‍‌‌‌ ‍​‌ ‌​​‍‌‍‌ ​​‌‍‌‌‌ ​‍‌ ​ ‌ ​​‌‍‌‌‌‍​ ‌ ‌​‌‍‍‌‌ ‌‍‌‍‌‌​ ‌‌ ​​‌ ‌‌‌‍​‍‌‍ ​‌‍‍‌‌ ​ ‌‍‍​‌‍‌‌‌‍‌​​‍​‍‌ ‌
Resources​​​​‌ ‍ ​‍​‍‌‍ ‌ ​‍‌‍‍‌‌‍‌ ‌‍‍‌‌‍ ‍​‍​‍​ ‍‍​‍​‍‌ ​ ‌‍​‌‌‍ ‍‌‍‍‌‌ ‌​‌ ‍‌​‍ ‍‌‍‍‌‌‍ ​‍​‍​‍ ​​‍​‍‌‍‍​‌ ​‍‌‍‌‌‌‍‌‍​‍​‍​ ‍‍​‍​‍‌‍‍​‌ ‌​‌ ‌​‌ ​​​ ‍‍​‍ ​‍ ‌‍ ​‌‍ ‌‍​ ‌‍​‌‌‍ ​‌‍‍​‌‍ ‌ ​ ‌ ‌​​ ‍‍​ ​ ​ ​ ​ ​ ​ ​ ​‍ ‌‍‍‌‌‍ ‍‌ ‌​‌‍‌‌‌‍ ‍‌ ‌​​‍ ‌‍‌‌‌‍‌​‌‍‍‌‌ ‌​​‍ ‌‍ ‌‌‍ ‌‍‌​‌‍‌‌​ ‌‌ ​​‌ ​‍‌‍‌‌‌ ​ ‌‍‌‌‌‍ ‍‌ ‌​‌‍​‌‌ ‌​‌‍‍‌‌‍ ‌‍ ‍​ ‍ ‌‍‍‌‌‍‌​​ ‌‌ ​ ‌‍‍‌‌ ‌​‌‍‌‌‌​‍​‌‍‌‌‌‍​‌‌‍‌​‌‍‌‌‌ ​‍​ ‍ ‌ ‌​‌ ‍‌‌ ​​‌‍‌‌​ ‌‌‍‍​‌‍‌‌‌‍​‌‌‍‌​‌‍‌‌‌ ​‍​ ‍ ‌ ​​‌‍​‌‌ ‌​‌‍‍​​ ‌‌‍ ​‌‍‌‌‌‍‌‍‌ ‌​‌​ ‌‌‍‌‌‌‍ ‍‌ ‌‌‌ ​ ​‍‌‌​ ‌‌‌​​‍‌‌ ‌‍‍ ‌‍‌‌‌ ‍‌​‍‌‌​ ​ ‌​‌​​‍‌‌​ ​ ‌​‌​​‍‌‌​ ​‍​ ​‍‌‍‌‍‌‍‌‍​ ‌​​ ‌‌‌‍‌‌​ ​ ‌‍‌‌‌‍​‌‌‍​ ​ ‍‌‌‍​ ​ ‍‌​‍‌‌​ ​‍​ ​‍​‍‌‌​ ‌‌‌​‌​​‍ ‍‌ ‌​‌‍‌‌‌ ‍​‌ ‌​​ ‌‍​‍‌‍​‌‌ ​ ‌‍‌‌‌‌‌‌‌ ​‍‌‍ ​​ ‌‌‍‍​‌ ‌​‌ ‌​‌ ​​​‍‌‌​ ​ ‌​​‌​‍‌‌​ ​‍‌​‌‍​‍‌‌​ ​‍‌​‌‍‌‍ ​‌‍ ‌‍​ ‌‍​‌‌‍ ​‌‍‍​‌‍ ‌ ​ ‌ ‌​​‍‌‌​ ​ ‌​​‌​ ​ ​ ​ ​ ​ ​ ​ ​‍‌‍‌‍‍‌‌‍‌​​ ‌‌ ​ ‌‍‍‌‌ ‌​‌‍‌‌‌​‍​‌‍‌‌‌‍​‌‌‍‌​‌‍‌‌‌ ​‍​‍‌‍‌ ‌​‌ ‍‌‌ ​​‌‍‌‌​ ‌‌‍‍​‌‍‌‌‌‍​‌‌‍‌​‌‍‌‌‌ ​‍​‍‌‍‌ ​​‌‍​‌‌ ‌​‌‍‍​​ ‌‌‍ ​‌‍‌‌‌‍‌‍‌ ‌​‌​ ‌‌‍‌‌‌‍ ‍‌ ‌‌‌ ​ ​‍‌‌​ ‌‌‌​​‍‌‌ ‌‍‍ ‌‍‌‌‌ ‍‌​‍‌‌​ ​ ‌​‌​​‍‌‌​ ​ ‌​‌​​‍‌‌​ ​‍​ ​‍‌‍‌‍‌‍‌‍​ ‌​​ ‌‌‌‍‌‌​ ​ ‌‍‌‌‌‍​‌‌‍​ ​ ‍‌‌‍​ ​ ‍‌​‍‌‌​ ​‍​ ​‍​‍‌‌​ ‌‌‌​‌​​‍ ‍‌ ‌​‌‍‌‌‌ ‍​‌ ‌​​‍‌‍‌ ​​‌‍‌‌‌ ​‍‌ ​ ‌ ​​‌‍‌‌‌‍​ ‌ ‌​‌‍‍‌‌ ‌‍‌‍‌‌​ ‌‌ ​​‌ ‌‌‌‍​‍‌‍ ​‌‍‍‌‌ ​ ‌‍‍​‌‍‌‌‌‍‌​​‍​‍‌ ‌
About​​​​‌ ‍ ​‍​‍‌‍ ‌ ​‍‌‍‍‌‌‍‌ ‌‍‍‌‌‍ ‍​‍​‍​ ‍‍​‍​‍‌ ​ ‌‍​‌‌‍ ‍‌‍‍‌‌ ‌​‌ ‍‌​‍ ‍‌‍‍‌‌‍ ​‍​‍​‍ ​​‍​‍‌‍‍​‌ ​‍‌‍‌‌‌‍‌‍​‍​‍​ ‍‍​‍​‍‌‍‍​‌ ‌​‌ ‌​‌ ​​​ ‍‍​‍ ​‍ ‌‍ ​‌‍ ‌‍​ ‌‍​‌‌‍ ​‌‍‍​‌‍ ‌ ​ ‌ ‌​​ ‍‍​ ​ ​ ​ ​ ​ ​ ​ ​‍ ‌‍‍‌‌‍ ‍‌ ‌​‌‍‌‌‌‍ ‍‌ ‌​​‍ ‌‍‌‌‌‍‌​‌‍‍‌‌ ‌​​‍ ‌‍ ‌‌‍ ‌‍‌​‌‍‌‌​ ‌‌ ​​‌ ​‍‌‍‌‌‌ ​ ‌‍‌‌‌‍ ‍‌ ‌​‌‍​‌‌ ‌​‌‍‍‌‌‍ ‌‍ ‍​ ‍ ‌‍‍‌‌‍‌​​ ‌‌ ​ ‌‍‍‌‌ ‌​‌‍‌‌‌​‍​‌‍‌‌‌‍​‌‌‍‌​‌‍‌‌‌ ​‍​ ‍ ‌ ‌​‌ ‍‌‌ ​​‌‍‌‌​ ‌‌‍‍​‌‍‌‌‌‍​‌‌‍‌​‌‍‌‌‌ ​‍​ ‍ ‌ ​​‌‍​‌‌ ‌​‌‍‍​​ ‌‌ ​‍‌‍‍‌‌‍‌ ‌‍‍​‌ ‌​‌​ ‌‌‍‌‌‌‍ ‍‌ ‌‌‌ ​ ​‍‌‌​ ‌‌‌​​‍‌‌ ‌‍‍ ‌‍‌‌‌ ‍‌​‍‌‌​ ​ ‌​‌​​‍‌‌​ ​ ‌​‌​​‍‌‌​ ​‍​ ​‍​ ​‌​ ‌​​ ​ ‌‍​ ​ ‌‍‌‍​ ​ ‌ ​ ‌ ‌‍​‌‌‍‌‍​ ‌‍‌‍‌​​‍‌‌​ ​‍​ ​‍​‍‌‌​ ‌‌‌​‌​​‍ ‍‌ ‌​‌‍‌‌‌ ‍​‌ ‌​​ ‌‍​‍‌‍​‌‌ ​ ‌‍‌‌‌‌‌‌‌ ​‍‌‍ ​​ ‌‌‍‍​‌ ‌​‌ ‌​‌ ​​​‍‌‌​ ​ ‌​​‌​‍‌‌​ ​‍‌​‌‍​‍‌‌​ ​‍‌​‌‍‌‍ ​‌‍ ‌‍​ ‌‍​‌‌‍ ​‌‍‍​‌‍ ‌ ​ ‌ ‌​​‍‌‌​ ​ ‌​​‌​ ​ ​ ​ ​ ​ ​ ​ ​‍‌‍‌‍‍‌‌‍‌​​ ‌‌ ​ ‌‍‍‌‌ ‌​‌‍‌‌‌​‍​‌‍‌‌‌‍​‌‌‍‌​‌‍‌‌‌ ​‍​‍‌‍‌ ‌​‌ ‍‌‌ ​​‌‍‌‌​ ‌‌‍‍​‌‍‌‌‌‍​‌‌‍‌​‌‍‌‌‌ ​‍​‍‌‍‌ ​​‌‍​‌‌ ‌​‌‍‍​​ ‌‌ ​‍‌‍‍‌‌‍‌ ‌‍‍​‌ ‌​‌​ ‌‌‍‌‌‌‍ ‍‌ ‌‌‌ ​ ​‍‌‌​ ‌‌‌​​‍‌‌ ‌‍‍ ‌‍‌‌‌ ‍‌​‍‌‌​ ​ ‌​‌​​‍‌‌​ ​ ‌​‌​​‍‌‌​ ​‍​ ​‍​ ​‌​ ‌​​ ​ ‌‍​ ​ ‌‍‌‍​ ​ ‌ ​ ‌ ‌‍​‌‌‍‌‍​ ‌‍‌‍‌​​‍‌‌​ ​‍​ ​‍​‍‌‌​ ‌‌‌​‌​​‍ ‍‌ ‌​‌‍‌‌‌ ‍​‌ ‌​​‍‌‍‌ ​​‌‍‌‌‌ ​‍‌ ​ ‌ ​​‌‍‌‌‌‍​ ‌ ‌​‌‍‍‌‌ ‌‍‌‍‌‌​ ‌‌ ​​‌ ‌‌‌‍​‍‌‍ ​‌‍‍‌‌ ​ ‌‍‍​‌‍‌‌‌‍‌​​‍​‍‌ ‌
Calendar​​​​‌ ‍ ​‍​‍‌‍ ‌ ​‍‌‍‍‌‌‍‌ ‌‍‍‌‌‍ ‍​‍​‍​ ‍‍​‍​‍‌ ​ ‌‍​‌‌‍ ‍‌‍‍‌‌ ‌​‌ ‍‌​‍ ‍‌‍‍‌‌‍ ​‍​‍​‍ ​​‍​‍‌‍‍​‌ ​‍‌‍‌‌‌‍‌‍​‍​‍​ ‍‍​‍​‍‌‍‍​‌ ‌​‌ ‌​‌ ​​​ ‍‍​‍ ​‍ ‌‍ ​‌‍ ‌‍​ ‌‍​‌‌‍ ​‌‍‍​‌‍ ‌ ​ ‌ ‌​​ ‍‍​ ​ ​ ​ ​ ​ ​ ​ ​‍ ‌‍‍‌‌‍ ‍‌ ‌​‌‍‌‌‌‍ ‍‌ ‌​​‍ ‌‍‌‌‌‍‌​‌‍‍‌‌ ‌​​‍ ‌‍ ‌‌‍ ‌‍‌​‌‍‌‌​ ‌‌ ​​‌ ​‍‌‍‌‌‌ ​ ‌‍‌‌‌‍ ‍‌ ‌​‌‍​‌‌ ‌​‌‍‍‌‌‍ ‌‍ ‍​ ‍ ‌‍‍‌‌‍‌​​ ‌‌ ​ ‌‍‍‌‌ ‌​‌‍‌‌‌​‍​‌‍‌‌‌‍​‌‌‍‌​‌‍‌‌‌ ​‍​ ‍ ‌ ‌​‌ ‍‌‌ ​​‌‍‌‌​ ‌‌‍‍​‌‍‌‌‌‍​‌‌‍‌​‌‍‌‌‌ ​‍​ ‍ ‌ ​​‌‍​‌‌ ‌​‌‍‍​​ ‌‌ ​‍‌‍‍‌‌‍‌ ‌‍‍​‌ ‌​‌​ ‌‌‍‌‌‌‍ ‍‌ ‌‌‌ ​ ​‍‌‌​ ‌‌‌​​‍‌‌ ‌‍‍ ‌‍‌‌‌ ‍‌​‍‌‌​ ​ ‌​‌​​‍‌‌​ ​ ‌​‌​​‍‌‌​ ​‍​ ​‍​ ‍​​ ​‌​ ​‍​ ‌ ​ ​​​ ​‍​ ​‍‌‍‌‍​ ‌​​ ‍​​ ​‍​ ​​​‍‌‌​ ​‍​ ​‍​‍‌‌​ ‌‌‌​‌​​‍ ‍‌ ‌​‌‍‌‌‌ ‍​‌ ‌​​ ‌‍​‍‌‍​‌‌ ​ ‌‍‌‌‌‌‌‌‌ ​‍‌‍ ​​ ‌‌‍‍​‌ ‌​‌ ‌​‌ ​​​‍‌‌​ ​ ‌​​‌​‍‌‌​ ​‍‌​‌‍​‍‌‌​ ​‍‌​‌‍‌‍ ​‌‍ ‌‍​ ‌‍​‌‌‍ ​‌‍‍​‌‍ ‌ ​ ‌ ‌​​‍‌‌​ ​ ‌​​‌​ ​ ​ ​ ​ ​ ​ ​ ​‍‌‍‌‍‍‌‌‍‌​​ ‌‌ ​ ‌‍‍‌‌ ‌​‌‍‌‌‌​‍​‌‍‌‌‌‍​‌‌‍‌​‌‍‌‌‌ ​‍​‍‌‍‌ ‌​‌ ‍‌‌ ​​‌‍‌‌​ ‌‌‍‍​‌‍‌‌‌‍​‌‌‍‌​‌‍‌‌‌ ​‍​‍‌‍‌ ​​‌‍​‌‌ ‌​‌‍‍​​ ‌‌ ​‍‌‍‍‌‌‍‌ ‌‍‍​‌ ‌​‌​ ‌‌‍‌‌‌‍ ‍‌ ‌‌‌ ​ ​‍‌‌​ ‌‌‌​​‍‌‌ ‌‍‍ ‌‍‌‌‌ ‍‌​‍‌‌​ ​ ‌​‌​​‍‌‌​ ​ ‌​‌​​‍‌‌​ ​‍​ ​‍​ ‍​​ ​‌​ ​‍​ ‌ ​ ​​​ ​‍​ ​‍‌‍‌‍​ ‌​​ ‍​​ ​‍​ ​​​‍‌‌​ ​‍​ ​‍​‍‌‌​ ‌‌‌​‌​​‍ ‍‌ ‌​‌‍‌‌‌ ‍​‌ ‌​​‍‌‍‌ ​​‌‍‌‌‌ ​‍‌ ​ ‌ ​​‌‍‌‌‌‍​ ‌ ‌​‌‍‍‌‌ ‌‍‌‍‌‌​ ‌‌ ​​‌ ‌‌‌‍​‍‌‍ ​‌‍‍‌‌ ​ ‌‍‍​‌‍‌‌‌‍‌​​‍​‍‌ ‌
Support​​​​‌ ‍ ​‍​‍‌‍ ‌ ​‍‌‍‍‌‌‍‌ ‌‍‍‌‌‍ ‍​‍​‍​ ‍‍​‍​‍‌ ​ ‌‍​‌‌‍ ‍‌‍‍‌‌ ‌​‌ ‍‌​‍ ‍‌‍‍‌‌‍ ​‍​‍​‍ ​​‍​‍‌‍‍​‌ ​‍‌‍‌‌‌‍‌‍​‍​‍​ ‍‍​‍​‍‌‍‍​‌ ‌​‌ ‌​‌ ​​​ ‍‍​‍ ​‍ ‌‍ ​‌‍ ‌‍​ ‌‍​‌‌‍ ​‌‍‍​‌‍ ‌ ​ ‌ ‌​​ ‍‍​ ​ ​ ​ ​ ​ ​ ​ ​‍ ‌‍‍‌‌‍ ‍‌ ‌​‌‍‌‌‌‍ ‍‌ ‌​​‍ ‌‍‌‌‌‍‌​‌‍‍‌‌ ‌​​‍ ‌‍ ‌‌‍ ‌‍‌​‌‍‌‌​ ‌‌ ​​‌ ​‍‌‍‌‌‌ ​ ‌‍‌‌‌‍ ‍‌ ‌​‌‍​‌‌ ‌​‌‍‍‌‌‍ ‌‍ ‍​ ‍ ‌‍‍‌‌‍‌​​ ‌‌ ​ ‌‍‍‌‌ ‌​‌‍‌‌‌​‍​‌‍‌‌‌‍​‌‌‍‌​‌‍‌‌‌ ​‍​ ‍ ‌ ‌​‌ ‍‌‌ ​​‌‍‌‌​ ‌‌‍‍​‌‍‌‌‌‍​‌‌‍‌​‌‍‌‌‌ ​‍​ ‍ ‌ ​​‌‍​‌‌ ‌​‌‍‍​​ ‌‌ ​‍‌‍‍‌‌‍‌ ‌‍‍​‌ ‌​‌​ ‌‌‍‌‌‌‍ ‍‌ ‌‌‌ ​ ​‍‌‌​ ‌‌‌​​‍‌‌ ‌‍‍ ‌‍‌‌‌ ‍‌​‍‌‌​ ​ ‌​‌​​‍‌‌​ ​ ‌​‌​​‍‌‌​ ​‍​ ​‍​ ‍​​ ​‍​ ‌ ‌‍‌‌​ ​‌‌‍​‍‌‍‌​​ ‍‌​ ‌​‌‍​ ​ ‌ ​ ‌ ​‍‌‌​ ​‍​ ​‍​‍‌‌​ ‌‌‌​‌​​‍ ‍‌ ‌​‌‍‌‌‌ ‍​‌ ‌​​ ‌‍​‍‌‍​‌‌ ​ ‌‍‌‌‌‌‌‌‌ ​‍‌‍ ​​ ‌‌‍‍​‌ ‌​‌ ‌​‌ ​​​‍‌‌​ ​ ‌​​‌​‍‌‌​ ​‍‌​‌‍​‍‌‌​ ​‍‌​‌‍‌‍ ​‌‍ ‌‍​ ‌‍​‌‌‍ ​‌‍‍​‌‍ ‌ ​ ‌ ‌​​‍‌‌​ ​ ‌​​‌​ ​ ​ ​ ​ ​ ​ ​ ​‍‌‍‌‍‍‌‌‍‌​​ ‌‌ ​ ‌‍‍‌‌ ‌​‌‍‌‌‌​‍​‌‍‌‌‌‍​‌‌‍‌​‌‍‌‌‌ ​‍​‍‌‍‌ ‌​‌ ‍‌‌ ​​‌‍‌‌​ ‌‌‍‍​‌‍‌‌‌‍​‌‌‍‌​‌‍‌‌‌ ​‍​‍‌‍‌ ​​‌‍​‌‌ ‌​‌‍‍​​ ‌‌ ​‍‌‍‍‌‌‍‌ ‌‍‍​‌ ‌​‌​ ‌‌‍‌‌‌‍ ‍‌ ‌‌‌ ​ ​‍‌‌​ ‌‌‌​​‍‌‌ ‌‍‍ ‌‍‌‌‌ ‍‌​‍‌‌​ ​ ‌​‌​​‍‌‌​ ​ ‌​‌​​‍‌‌​ ​‍​ ​‍​ ‍​​ ​‍​ ‌ ‌‍‌‌​ ​‌‌‍​‍‌‍‌​​ ‍‌​ ‌​‌‍​ ​ ‌ ​ ‌ ​‍‌‌​ ​‍​ ​‍​‍‌‌​ ‌‌‌​‌​​‍ ‍‌ ‌​‌‍‌‌‌ ‍​‌ ‌​​‍‌‍‌ ​​‌‍‌‌‌ ​‍‌ ​ ‌ ​​‌‍‌‌‌‍​ ‌ ‌​‌‍‍‌‌ ‌‍‌‍‌‌​ ‌‌ ​​‌ ‌‌‌‍​‍‌‍ ​‌‍‍‌‌ ​ ‌‍‍​‌‍‌‌‌‍‌​​‍​‍‌ ‌
Open search modal
Open menu
Resource
Lower your Electric Bill
If you need assistance paying your electric bill or would like to find ways to lower your monthly energy costs, please utilize the resources listed below. We’re here to help find solutions that make managing your
energy costs a little easier.​​​​‌ ‍ ​‍​‍‌‍ ‌ ​‍‌‍‍‌‌‍‌ ‌‍‍‌‌‍ ‍​‍​‍​ ‍‍​‍​‍‌ ​ ‌‍​‌‌‍ ‍‌‍‍‌‌ ‌​‌ ‍‌​‍ ‍‌‍‍‌‌‍ ​‍​‍​‍ ​​‍​‍‌‍‍​‌ ​‍‌‍‌‌‌‍‌‍​‍​‍​ ‍‍​‍​‍‌‍‍​‌ ‌​‌ ‌​‌ ​​​ ‍‍​‍ ​‍ ‌‍ ​‌‍ ‌‍​ ‌‍​‌‌‍ ​‌‍‍​‌‍ ‌ ​ ‌ ‌​​ ‍‍​ ​ ​ ​ ​ ​ ​ ​ ​‍ ‌‍‍‌‌‍ ‍‌ ‌​‌‍‌‌‌‍ ‍‌ ‌​​‍ ‌‍‌‌‌‍‌​‌‍‍‌‌ ‌​​‍ ‌‍ ‌‌‍ ‌‍‌​‌‍‌‌​ ‌‌ ​​‌ ​‍‌‍‌‌‌ ​ ‌‍‌‌‌‍ ‍‌ ‌​‌‍​‌‌ ‌​‌‍‍‌‌‍ ‌‍ ‍​ ‍ ‌‍‍‌‌‍‌​​ ‌​ ‌​‌‍‌‍​ ​​​ ​​​ ​​‌‍​‌​ ‌‌‌‍​ ​‍ ‌‌‍‌‍​ ​‍​ ‌‌​ ​​​‍ ‌​ ‌​​ ‌ ​ ‌‍​ ​‍​‍ ‌‌‍​‍​ ‍​‌‍​‍​ ‌​​‍ ‌​ ​‍​ ‌‍​ ‍​‌‍​ ​ ​​​ ‍‌​ ‌‌​ ‌​​ ‍​​ ‌​​ ‌ ​ ‌‌​ ‍ ‌ ‌​‌ ‍‌‌ ​​‌‍‌‌​ ‌‌ ​‍‌‍‌‌‌ ​ ‌‍ ‌ ‌‌‌ ​‍‌‍​ ‌‍‌‌​ ‍ ‌ ​​‌‍​‌‌ ‌​‌‍‍​​ ‌‌‍‍​‌‍‌‌‌ ​‍‌‍ ​‍ ‍‌‍​ ‌‍ ‌‍ ‍‌ ‌​‌‍‌‌‌‍ ‍‌ ‌​​‍‌‌​ ‌‌‌​​‍‌‌ ‌‍‍ ‌‍‌‌‌ ‍‌​‍‌‌​ ​ ‌​‌​​‍‌‌​ ​ ‌​‌​​‍‌‌​ ​‍​ ​‍​ ‍​‌‍‌‍​ ​‌‌‍​‌​ ‍‌​ ​‌​ ‌‌​ ‌‌‌‍​‍​ ‍​​ ‌‍​ ‍‌​‍‌‌​ ​‍​ ​‍​‍‌‌​ ‌‌‌​‌​​‍ ‍‌‍​ ‌‍‍​‌‍‍‌‌‍ ​‌‍‌​‌ ​‍‌‍‌‌‌‍ ‍​‍‌‌​ ‌‌‌​​‍‌‌ ‌‍‍ ‌‍‌‌‌ ‍‌​‍‌‌​ ​ ‌​‌​​‍‌‌​ ​ ‌​‌​​‍‌‌​ ​‍​ ​‍​ ‌‍‌‍​‍​ ​‍​ ‌‌​ ​​‌‍‌​​ ‍​​ ‌‌‌‍​‍​ ​ ​ ‌ ​ ​​​‍‌‌​ ​‍​ ​‍​‍‌‌​ ‌‌‌​‌​​‍ ‍‌ ‌​‌‍‌‌‌ ‍​‌ ‌​​ ‌‍​‍‌‍​‌‌ ​ ‌‍‌‌‌‌‌‌‌ ​‍‌‍ ​​ ‌‌‍‍​‌ ‌​‌ ‌​‌ ​​​‍‌‌​ ​ ‌​​‌​‍‌‌​ ​‍‌​‌‍​‍‌‌​ ​‍‌​‌‍‌‍ ​‌‍ ‌‍​ ‌‍​‌‌‍ ​‌‍‍​‌‍ ‌ ​ ‌ ‌​​‍‌‌​ ​ ‌​​‌​ ​ ​ ​ ​ ​ ​ ​ ​‍‌‍‌‍‍‌‌‍‌​​ ‌​ ‌​‌‍‌‍​ ​​​ ​​​ ​​‌‍​‌​ ‌‌‌‍​ ​‍ ‌‌‍‌‍​ ​‍​ ‌‌​ ​​​‍ ‌​ ‌​​ ‌ ​ ‌‍​ ​‍​‍ ‌‌‍​‍​ ‍​‌‍​‍​ ‌​​‍ ‌​ ​‍​ ‌‍​ ‍​‌‍​ ​ ​​​ ‍‌​ ‌‌​ ‌​​ ‍​​ ‌​​ ‌ ​ ‌‌​‍‌‍‌ ‌​‌ ‍‌‌ ​​‌‍‌‌​ ‌‌ ​‍‌‍‌‌‌ ​ ‌‍ ‌ ‌‌‌ ​‍‌‍​ ‌‍‌‌​‍‌‍‌ ​​‌‍​‌‌ ‌​‌‍‍​​ ‌‌‍‍​‌‍‌‌‌ ​‍‌‍ ​‍ ‍‌‍​ ‌‍ ‌‍ ‍‌ ‌​‌‍‌‌‌‍ ‍‌ ‌​​‍‌‌​ ‌‌‌​​‍‌‌ ‌‍‍ ‌‍‌‌‌ ‍‌​‍‌‌​ ​ ‌​‌​​‍‌‌​ ​ ‌​‌​​‍‌‌​ ​‍​ ​‍​ ‍​‌‍‌‍​ ​‌‌‍​‌​ ‍‌​ ​‌​ ‌‌​ ‌‌‌‍​‍​ ‍​​ ‌‍​ ‍‌​‍‌‌​ ​‍​ ​‍​‍‌‌​ ‌‌‌​‌​​‍ ‍‌‍​ ‌‍‍​‌‍‍‌‌‍ ​‌‍‌​‌ ​‍‌‍‌‌‌‍ ‍​‍‌‌​ ‌‌‌​​‍‌‌ ‌‍‍ ‌‍‌‌‌ ‍‌​‍‌‌​ ​ ‌​‌​​‍‌‌​ ​ ‌​‌​​‍‌‌​ ​‍​ ​‍​ ‌‍‌‍​‍​ ​‍​ ‌‌​ ​​‌‍‌​​ ‍​​ ‌‌‌‍​‍​ ​ ​ ‌ ​ ​​​‍‌‌​ ​‍​ ​‍​‍‌‌​ ‌‌‌​‌​​‍ ‍‌ ‌​‌‍‌‌‌ ‍​‌ ‌​​‍‌‍‌ ​​‌‍‌‌‌ ​‍‌ ​ ‌ ​​‌‍‌‌‌‍​ ‌ ‌​‌‍‍‌‌ ‌‍‌‍‌‌​ ‌‌ ​​‌ ‌‌‌‍​‍‌‍ ​‌‍‍‌‌ ​ ‌‍‍​‌‍‌‌‌‍‌​​‍​‍‌ ‌
On this Page
Income-Eligible Programs​​​​‌ ‍ ​‍​‍‌‍ ‌ ​‍‌‍‍‌‌‍‌ ‌‍‍‌‌‍ ‍​‍​‍​ ‍‍​‍​‍‌ ​ ‌‍​‌‌‍ ‍‌‍‍‌‌ ‌​‌ ‍‌​‍ ‍‌‍‍‌‌‍ ​‍​‍​‍ ​​‍​‍‌‍‍​‌ ​‍‌‍‌‌‌‍‌‍​‍​‍​ ‍‍​‍​‍‌‍‍​‌ ‌​‌ ‌​‌ ​​​ ‍‍​‍ ​‍ ‌‍ ​‌‍ ‌‍​ ‌‍​‌‌‍ ​‌‍‍​‌‍ ‌ ​ ‌ ‌​​ ‍‍​ ​ ​ ​ ​ ​ ​ ​ ​‍ ‌‍‍‌‌‍ ‍‌ ‌​‌‍‌‌‌‍ ‍‌ ‌​​‍ ‌‍‌‌‌‍‌​‌‍‍‌‌ ‌​​‍ ‌‍ ‌‌‍ ‌‍‌​‌‍‌‌​ ‌‌ ​​‌ ​‍‌‍‌‌‌ ​ ‌‍‌‌‌‍ ‍‌ ‌​‌‍​‌‌ ‌​‌‍‍‌‌‍ ‌‍ ‍​ ‍ ‌‍‍‌‌‍‌​​ ‌​ ‌​‌‍‌‍​ ​​​ ​​​ ​​‌‍​‌​ ‌‌‌‍​ ​‍ ‌‌‍‌‍​ ​‍​ ‌‌​ ​​​‍ ‌​ ‌​​ ‌ ​ ‌‍​ ​‍​‍ ‌‌‍​‍​ ‍​‌‍​‍​ ‌​​‍ ‌​ ​‍​ ‌‍​ ‍​‌‍​ ​ ​​​ ‍‌​ ‌‌​ ‌​​ ‍​​ ‌​​ ‌ ​ ‌‌​ ‍ ‌ ‌​‌ ‍‌‌ ​​‌‍‌‌​ ‌‌ ​‍‌‍‌‌‌ ​ ‌‍ ‌ ‌‌‌ ​‍‌‍​ ‌‍‌‌​ ‍ ‌ ​​‌‍​‌‌ ‌​‌‍‍​​ ‌‌ ​ ‌‍‌‌‌‍​ ‌ ‌​‌‍‍‌‌‍ ‌‍ ‍‌ ​ ​‍‌‌​ ‌‌‌​​‍‌‌ ‌‍‍ ‌‍‌‌‌ ‍‌​‍‌‌​ ​ ‌​‌​​‍‌‌​ ​ ‌​‌​​‍‌‌​ ​‍​ ​‍‌‍​‍​ ​​‌‍​‌​ ‌ ‌‍‌​​ ‌ ​ ‌‍​ ​ ​ ​​​ ‌‍​ ‌‍‌‍​ ​‍‌‌​ ​‍​ ​‍​‍‌‌​ ‌‌‌​‌​​‍ ‍‌‍‍​‌‍‌‌‌‍​‌‌‍‌​‌‍‍‌‌‍ ‍‌‍‌ ​ ‌‍​‍‌‍​‌‌ ​ ‌‍‌‌‌‌‌‌‌ ​‍‌‍ ​​ ‌‌‍‍​‌ ‌​‌ ‌​‌ ​​​‍‌‌​ ​ ‌​​‌​‍‌‌​ ​‍‌​‌‍​‍‌‌​ ​‍‌​‌‍‌‍ ​‌‍ ‌‍​ ‌‍​‌‌‍ ​‌‍‍​‌‍ ‌ ​ ‌ ‌​​‍‌‌​ ​ ‌​​‌​ ​ ​ ​ ​ ​ ​ ​ ​‍‌‍‌‍‍‌‌‍‌​​ ‌​ ‌​‌‍‌‍​ ​​​ ​​​ ​​‌‍​‌​ ‌‌‌‍​ ​‍ ‌‌‍‌‍​ ​‍​ ‌‌​ ​​​‍ ‌​ ‌​​ ‌ ​ ‌‍​ ​‍​‍ ‌‌‍​‍​ ‍​‌‍​‍​ ‌​​‍ ‌​ ​‍​ ‌‍​ ‍​‌‍​ ​ ​​​ ‍‌​ ‌‌​ ‌​​ ‍​​ ‌​​ ‌ ​ ‌‌​‍‌‍‌ ‌​‌ ‍‌‌ ​​‌‍‌‌​ ‌‌ ​‍‌‍‌‌‌ ​ ‌‍ ‌ ‌‌‌ ​‍‌‍​ ‌‍‌‌​‍‌‍‌ ​​‌‍​‌‌ ‌​‌‍‍​​ ‌‌ ​ ‌‍‌‌‌‍​ ‌ ‌​‌‍‍‌‌‍ ‌‍ ‍‌ ​ ​‍‌‌​ ‌‌‌​​‍‌‌ ‌‍‍ ‌‍‌‌‌ ‍‌​‍‌‌​ ​ ‌​‌​​‍‌‌​ ​ ‌​‌​​‍‌‌​ ​‍​ ​‍‌‍​‍​ ​​‌‍​‌​ ‌ ‌‍‌​​ ‌ ​ ‌‍​ ​ ​ ​​​ ‌‍​ ‌‍‌‍​ ​‍‌‌​ ​‍​ ​‍​‍‌‌​ ‌‌‌​‌​​‍ ‍‌‍‍​‌‍‌‌‌‍​‌‌‍‌​‌‍‍‌‌‍ ‍‌‍‌ ​‍‌‍‌ ​​‌‍‌‌‌ ​‍‌ ​ ‌ ​​‌‍‌‌‌‍​ ‌ ‌​‌‍‍‌‌ ‌‍‌‍‌‌​ ‌‌ ​​‌ ‌‌‌‍​‍‌‍ ​‌‍‍‌‌ ​ ‌‍‍​‌‍‌‌‌‍‌​​‍​‍‌ ‌
On this Page
Utility Assistance ProgramsEnergy Efficiency UpgradesIncome-Eligible ProgramsGo SolarRelated Resources
Utility Assistance Programs​​​​‌ ‍ ​‍​‍‌‍ ‌ ​‍‌‍‍‌‌‍‌ ‌‍‍‌‌‍ ‍​‍​‍​ ‍‍​‍​‍‌ ​ ‌‍​‌‌‍ ‍‌‍‍‌‌ ‌​‌ ‍‌​‍ ‍‌‍‍‌‌‍ ​‍​‍​‍ ​​‍​‍‌‍‍​‌ ​‍‌‍‌‌‌‍‌‍​‍​‍​ ‍‍​‍​‍‌‍‍​‌ ‌​‌ ‌​‌ ​​​ ‍‍​‍ ​‍ ‌‍ ​‌‍ ‌‍​ ‌‍​‌‌‍ ​‌‍‍​‌‍ ‌ ​ ‌ ‌​​ ‍‍​ ​ ​ ​ ​ ​ ​ ​ ​‍ ‌‍‍‌‌‍ ‍‌ ‌​‌‍‌‌‌‍ ‍‌ ‌​​‍ ‌‍‌‌‌‍‌​‌‍‍‌‌ ‌​​‍ ‌‍ ‌‌‍ ‌‍‌​‌‍‌‌​ ‌‌ ​​‌ ​‍‌‍‌‌‌ ​ ‌‍‌‌‌‍ ‍‌ ‌​‌‍​‌‌ ‌​‌‍‍‌‌‍ ‌‍ ‍​ ‍ ‌‍‍‌‌‍‌​​ ‌​ ‌​‌‍‌‍​ ​​​ ​​​ ​​‌‍​‌​ ‌‌‌‍​ ​‍ ‌‌‍‌‍​ ​‍​ ‌‌​ ​​​‍ ‌​ ‌​​ ‌ ​ ‌‍​ ​‍​‍ ‌‌‍​‍​ ‍​‌‍​‍​ ‌​​‍ ‌​ ​‍​ ‌‍​ ‍​‌‍​ ​ ​​​ ‍‌​ ‌‌​ ‌​​ ‍​​ ‌​​ ‌ ​ ‌‌​ ‍ ‌ ‌​‌ ‍‌‌ ​​‌‍‌‌​ ‌‌ ​‍‌‍‌‌‌ ​ ‌‍ ‌ ‌‌‌ ​‍‌‍​ ‌‍‌‌​ ‍ ‌ ​​‌‍​‌‌ ‌​‌‍‍​​ ‌‌ ​ ‌‍‌‌‌‍​ ‌ ‌​‌‍‍‌‌‍ ‌‍ ‍‌ ​ ​‍‌‌​ ‌‌‌​​‍‌‌ ‌‍‍ ‌‍‌‌‌ ‍‌​‍‌‌​ ​ ‌​‌​​‍‌‌​ ​ ‌​‌​​‍‌‌​ ​‍​ ​‍​ ‌‍‌‍‌‍​ ‌ ​ ​‍​ ​​​ ​‌​ ​‌‌‍‌‌​ ​‌​ ‍​​ ‍​​ ‍​​‍‌‌​ ​‍​ ​‍​‍‌‌​ ‌‌‌​‌​​‍ ‍‌‍‍​‌‍‌‌‌‍​‌‌‍‌​‌‍‍‌‌‍ ‍‌‍‌ ​ ‌‍​‍‌‍​‌‌ ​ ‌‍‌‌‌‌‌‌‌ ​‍‌‍ ​​ ‌‌‍‍​‌ ‌​‌ ‌​‌ ​​​‍‌‌​ ​ ‌​​‌​‍‌‌​ ​‍‌​‌‍​‍‌‌​ ​‍‌​‌‍‌‍ ​‌‍ ‌‍​ ‌‍​‌‌‍ ​‌‍‍​‌‍ ‌ ​ ‌ ‌​​‍‌‌​ ​ ‌​​‌​ ​ ​ ​ ​ ​ ​ ​ ​‍‌‍‌‍‍‌‌‍‌​​ ‌​ ‌​‌‍‌‍​ ​​​ ​​​ ​​‌‍​‌​ ‌‌‌‍​ ​‍ ‌‌‍‌‍​ ​‍​ ‌‌​ ​​​‍ ‌​ ‌​​ ‌ ​ ‌‍​ ​‍​‍ ‌‌‍​‍​ ‍​‌‍​‍​ ‌​​‍ ‌​ ​‍​ ‌‍​ ‍​‌‍​ ​ ​​​ ‍‌​ ‌‌​ ‌​​ ‍​​ ‌​​ ‌ ​ ‌‌​‍‌‍‌ ‌​‌ ‍‌‌ ​​‌‍‌‌​ ‌‌ ​‍‌‍‌‌‌ ​ ‌‍ ‌ ‌‌‌ ​‍‌‍​ ‌‍‌‌​‍‌‍‌ ​​‌‍​‌‌ ‌​‌‍‍​​ ‌‌ ​ ‌‍‌‌‌‍​ ‌ ‌​‌‍‍‌‌‍ ‌‍ ‍‌ ​ ​‍‌‌​ ‌‌‌​​‍‌‌ ‌‍‍ ‌‍‌‌‌ ‍‌​‍‌‌​ ​ ‌​‌​​‍‌‌​ ​ ‌​‌​​‍‌‌​ ​‍​ ​‍​ ‌‍‌‍‌‍​ ‌ ​ ​‍​ ​​​ ​‌​ ​‌‌‍‌‌​ ​‌​ ‍​​ ‍​​ ‍​​‍‌‌​ ​‍​ ​‍​‍‌‌​ ‌‌‌​‌​​‍ ‍‌‍‍​‌‍‌‌‌‍​‌‌‍‌​‌‍‍‌‌‍ ‍‌‍‌ ​‍‌‍‌ ​​‌‍‌‌‌ ​‍‌ ​ ‌ ​​‌‍‌‌‌‍​ ‌ ‌​‌‍‍‌‌ ‌‍‌‍‌‌​ ‌‌ ​​‌ ‌‌‌‍​‍‌‍ ​‌‍‍‌‌ ​ ‌‍‍​‌‍‌‌‌‍‌​​‍​‍‌ ‌
If you need help with your utility bills, are in danger of utility shut off, or are currently disconnected, you may be eligible to apply for a free grant program through your utility. Don't delay- inform your utility
company immediately. The NJBPU has compiled a list of Utility Assistance Programs at the link below:​​​​‌ ‍ ​‍​‍‌‍ ‌ ​‍‌‍‍‌‌‍‌ ‌‍‍‌‌‍ ‍​‍​‍​ ‍‍​‍​‍‌ ​ ‌‍​‌‌‍ ‍‌‍‍‌‌ ‌​‌ ‍‌​‍ ‍‌‍‍‌‌‍ ​‍​‍​‍ ​​‍​‍‌‍‍​‌ ​‍‌‍‌‌‌‍‌‍​‍​‍​ ‍‍​‍​‍‌‍‍​‌ ‌​‌ ‌​‌ ​​​ ‍‍​‍ ​‍ ‌‍ ​‌‍ ‌‍​ ‌‍​‌‌‍ ​‌‍‍​‌‍ ‌ ​ ‌ ‌​​ ‍‍​ ​ ​ ​ ​ ​ ​ ​ ​‍ ‌‍‍‌‌‍ ‍‌ ‌​‌‍‌‌‌‍ ‍‌ ‌​​‍ ‌‍‌‌‌‍‌​‌‍‍‌‌ ‌​​‍ ‌‍ ‌‌‍ ‌‍‌​‌‍‌‌​ ‌‌ ​​‌ ​‍‌‍‌‌‌ ​ ‌‍‌‌‌‍ ‍‌ ‌​‌‍​‌‌ ‌​‌‍‍‌‌‍ ‌‍ ‍​ ‍ ‌‍‍‌‌‍‌​​ ‌​ ‌​‌‍‌‍​ ​​​ ​​​ ​​‌‍​‌​ ‌‌‌‍​ ​‍ ‌‌‍‌‍​ ​‍​ ‌‌​ ​​​‍ ‌​ ‌​​ ‌ ​ ‌‍​ ​‍​‍ ‌‌‍​‍​ ‍​‌‍​‍​ ‌​​‍ ‌​ ​‍​ ‌‍​ ‍​‌‍​ ​ ​​​ ‍‌​ ‌‌​ ‌​​ ‍​​ ‌​​ ‌ ​ ‌‌​ ‍ ‌ ‌​‌ ‍‌‌ ​​‌‍‌‌​ ‌‌ ​‍‌‍‌‌‌ ​ ‌‍ ‌ ‌‌‌ ​‍‌‍​ ‌‍‌‌​ ‍ ‌ ​​‌‍​‌‌ ‌​‌‍‍​​ ‌‌ ​ ‌‍‌‌‌‍​ ‌ ‌​‌‍‍‌‌‍ ‌‍ ‍‌ ​ ​‍‌‌​ ‌‌‌​​‍‌‌ ‌‍‍ ‌‍‌‌‌ ‍‌​‍‌‌​ ​ ‌​‌​​‍‌‌​ ​ ‌​‌​​‍‌‌​ ​‍​ ​‍​ ‌‍‌‍‌‍​ ‌ ​ ​‍​ ​​​ ​‌​ ​‌‌‍‌‌​ ​‌​ ‍​​ ‍​​ ‍​​‍‌‌​ ​‍​ ​‍​‍‌‌​ ‌‌‌​‌​​‍ ‍‌‍​ ‌‍ ‌‍ ‍‌ ‌​‌‍‌‌‌‍ ‍‌ ‌​​‍‌‌​ ‌‌‌​​‍‌‌ ‌‍‍ ‌‍‌‌‌ ‍‌​‍‌‌​ ​ ‌​‌​​‍‌‌​ ​ ‌​‌​​‍‌‌​ ​‍​ ​‍​ ‌‍‌‍‌‍‌‍​‍​ ‍‌‌‍‌​‌‍‌‍​ ​‍‌‍​‍‌‍‌​‌‍‌‍​ ‌‍‌‍‌​​‍‌‌​ ​‍​ ​‍​‍‌‌​ ‌‌‌​‌​​‍ ‍‌‍​ ‌‍‍​‌‍‍‌‌‍ ​‌‍‌​‌ ​‍‌‍‌‌‌‍ ‍​‍‌‌​ ‌‌‌​​‍‌‌ ‌‍‍ ‌‍‌‌‌ ‍‌​‍‌‌​ ​ ‌​‌​​‍‌‌​ ​ ‌​‌​​‍‌‌​ ​‍​ ​‍‌‍‌​‌‍‌‌‌‍​‍​ ​​​ ​​​ ​‍​ ‌ ​ ​​​ ​ ​ ‌ ‌‍‌‍​ ​‍​‍‌‌​ ​‍​ ​‍​‍‌‌​ ‌‌‌​‌​​‍ ‍‌ ‌​‌‍‌‌‌ ‍​‌ ‌​​ ‌‍​‍‌‍​‌‌ ​ ‌‍‌‌‌‌‌‌‌ ​‍‌‍ ​​ ‌‌‍‍​‌ ‌​‌ ‌​‌ ​​​‍‌‌​ ​ ‌​​‌​‍‌‌​ ​‍‌​‌‍​‍‌‌​ ​‍‌​‌‍‌‍ ​‌‍ ‌‍​ ‌‍​‌‌‍ ​‌‍‍​‌‍ ‌ ​ ‌ ‌​​‍‌‌​ ​ ‌​​‌​ ​ ​ ​ ​ ​ ​ ​ ​‍‌‍‌‍‍‌‌‍‌​​ ‌​ ‌​‌‍‌‍​ ​​​ ​​​ ​​‌‍​‌​ ‌‌‌‍​ ​‍ ‌‌‍‌‍​ ​‍​ ‌‌​ ​​​‍ ‌​ ‌​​ ‌ ​ ‌‍​ ​‍​‍ ‌‌‍​‍​ ‍​‌‍​‍​ ‌​​‍ ‌​ ​‍​ ‌‍​ ‍​‌‍​ ​ ​​​ ‍‌​ ‌‌​ ‌​​ ‍​​ ‌​​ ‌ ​ ‌‌​‍‌‍‌ ‌​‌ ‍‌‌ ​​‌‍‌‌​ ‌‌ ​‍‌‍‌‌‌ ​ ‌‍ ‌ ‌‌‌ ​‍‌‍​ ‌‍‌‌​‍‌‍‌ ​​‌‍​‌‌ ‌​‌‍‍​​ ‌‌ ​ ‌‍‌‌‌‍​ ‌ ‌​‌‍‍‌‌‍ ‌‍ ‍‌ ​ ​‍‌‌​ ‌‌‌​​‍‌‌ ‌‍‍ ‌‍‌‌‌ ‍‌​‍‌‌​ ​ ‌​‌​​‍‌‌​ ​ ‌​‌​​‍‌‌​ ​‍​ ​‍​ ‌‍‌‍‌‍​ ‌ ​ ​‍​ ​​​ ​‌​ ​‌‌‍‌‌​ ​‌​ ‍​​ ‍​​ ‍​​‍‌‌​ ​‍​ ​‍​‍‌‌​ ‌‌‌​‌​​‍ ‍‌‍​ ‌‍ ‌‍ ‍‌ ‌​‌‍‌‌‌‍ ‍‌ ‌​​‍‌‌​ ‌‌‌​​‍‌‌ ‌‍‍ ‌‍‌‌‌ ‍‌​‍‌‌​ ​ ‌​‌​​‍‌‌​ ​ ‌​‌​​‍‌‌​ ​‍​ ​‍​ ‌‍‌‍‌‍‌‍​‍​ ‍‌‌‍‌​‌‍‌‍​ ​‍‌‍​‍‌‍‌​‌‍‌‍​ ‌‍‌‍‌​​‍‌‌​ ​‍​ ​‍​‍‌‌​ ‌‌‌​‌​​‍ ‍‌‍​ ‌‍‍​‌‍‍‌‌‍ ​‌‍‌​‌ ​‍‌‍‌‌‌‍ ‍​‍‌‌​ ‌‌‌​​‍‌‌ ‌‍‍ ‌‍‌‌‌ ‍‌​‍‌‌​ ​ ‌​‌​​‍‌‌​ ​ ‌​‌​​‍‌‌​ ​‍​ ​‍‌‍‌​‌‍‌‌‌‍​‍​ ​​​ ​​​ ​‍​ ‌ ​ ​​​ ​ ​ ‌ ‌‍‌‍​ ​‍​‍‌‌​ ​‍​ ​‍​‍‌‌​ ‌‌‌​‌​​‍ ‍‌ ‌​‌‍‌‌‌ ‍​‌ ‌​​‍‌‍‌ ​​‌‍‌‌‌ ​‍‌ ​ ‌ ​​‌‍‌‌‌‍​ ‌ ‌​‌‍‍‌‌ ‌‍‌‍‌‌​ ‌‌ ​​‌ ‌‌‌‍​‍‌‍ ​‌‍‍‌‌ ​ ‌‍‍​‌‍‌‌‌‍‌​​‍​‍‌ ‌
Utility Assistance Programs​​​​‌ ‍ ​‍​‍‌‍ ‌ ​‍‌‍‍‌‌‍‌ ‌‍‍‌‌‍ ‍​‍​‍​ ‍‍​‍​‍‌ ​ ‌‍​‌‌‍ ‍‌‍‍‌‌ ‌​‌ ‍‌​‍ ‍‌‍‍‌‌‍ ​‍​‍​‍ ​​‍​‍‌‍‍​‌ ​‍‌‍‌‌‌‍‌‍​‍​‍​ ‍‍​‍​‍‌‍‍​‌ ‌​‌ ‌​‌ ​​​ ‍‍​‍ ​‍ ‌‍ ​‌‍ ‌‍​ ‌‍​‌‌‍ ​‌‍‍​‌‍ ‌ ​ ‌ ‌​​ ‍‍​ ​ ​ ​ ​ ​ ​ ​ ​‍ ‌‍‍‌‌‍ ‍‌ ‌​‌‍‌‌‌‍ ‍‌ ‌​​‍ ‌‍‌‌‌‍‌​‌‍‍‌‌ ‌​​‍ ‌‍ ‌‌‍ ‌‍‌​‌‍‌‌​ ‌‌ ​​‌ ​‍‌‍‌‌‌ ​ ‌‍‌‌‌‍ ‍‌ ‌​‌‍​‌‌ ‌​‌‍‍‌‌‍ ‌‍ ‍​ ‍ ‌‍‍‌‌‍‌​​ ‌​ ‌​‌‍‌‍​ ​​​ ​​​ ​​‌‍​‌​ ‌‌‌‍​ ​‍ ‌‌‍‌‍​ ​‍​ ‌‌​ ​​​‍ ‌​ ‌​​ ‌ ​ ‌‍​ ​‍​‍ ‌‌‍​‍​ ‍​‌‍​‍​ ‌​​‍ ‌​ ​‍​ ‌‍​ ‍​‌‍​ ​ ​​​ ‍‌​ ‌‌​ ‌​​ ‍​​ ‌​​ ‌ ​ ‌‌​ ‍ ‌ ‌​‌ ‍‌‌ ​​‌‍‌‌​ ‌‌ ​‍‌‍‌‌‌ ​ ‌‍ ‌ ‌‌‌ ​‍‌‍​ ‌‍‌‌​ ‍ ‌ ​​‌‍​‌‌ ‌​‌‍‍​​ ‌‌ ​ ‌‍‌‌‌‍​ ‌ ‌​‌‍‍‌‌‍ ‌‍ ‍‌ ​ ​‍‌‌​ ‌‌‌​​‍‌‌ ‌‍‍ ‌‍‌‌‌ ‍‌​‍‌‌​ ​ ‌​‌​​‍‌‌​ ​ ‌​‌​​‍‌‌​ ​‍​ ​‍​ ‌‍‌‍‌‍​ ‌ ​ ​‍​ ​​​ ​‌​ ​‌‌‍‌‌​ ​‌​ ‍​​ ‍​​ ‍​​‍‌‌​ ​‍​ ​‍​‍‌‌​ ‌‌‌​‌​​‍ ‍‌‍​ ‌‍ ‌‍ ‍‌ ‌​‌‍‌‌‌‍ ‍‌ ‌​​‍‌‌​ ‌‌‌​​‍‌‌ ‌‍‍ ‌‍‌‌‌ ‍‌​‍‌‌​ ​ ‌​‌​​‍‌‌​ ​ ‌​‌​​‍‌‌​ ​‍​ ​‍‌‍‌​​ ‌‍‌‍​ ‌‍‌‌‌‍​‌​ ​‌​ ‌ ‌‍​‍‌‍​‌‌‍​ ​ ‍‌​ ​​​‍‌‌​ ​‍​ ​‍​‍‌‌​ ‌‌‌​‌​​‍ ‍‌ ‌​‌‍‌‌‌ ‍​‌ ‌​​ ‌‍​‍‌‍​‌‌ ​ ‌‍‌‌‌‌‌‌‌ ​‍‌‍ ​​ ‌‌‍‍​‌ ‌​‌ ‌​‌ ​​​‍‌‌​ ​ ‌​​‌​‍‌‌​ ​‍‌​‌‍​‍‌‌​ ​‍‌​‌‍‌‍ ​‌‍ ‌‍​ ‌‍​‌‌‍ ​‌‍‍​‌‍ ‌ ​ ‌ ‌​​‍‌‌​ ​ ‌​​‌​ ​ ​ ​ ​ ​ ​ ​ ​‍‌‍‌‍‍‌‌‍‌​​ ‌​ ‌​‌‍‌‍​ ​​​ ​​​ ​​‌‍​‌​ ‌‌‌‍​ ​‍ ‌‌‍‌‍​ ​‍​ ‌‌​ ​​​‍ ‌​ ‌​​ ‌ ​ ‌‍​ ​‍​‍ ‌‌‍​‍​ ‍​‌‍​‍​ ‌​​‍ ‌​ ​‍​ ‌‍​ ‍​‌‍​ ​ ​​​ ‍‌​ ‌‌​ ‌​​ ‍​​ ‌​​ ‌ ​ ‌‌​‍‌‍‌ ‌​‌ ‍‌‌ ​​‌‍‌‌​ ‌‌ ​‍‌‍‌‌‌ ​ ‌‍ ‌ ‌‌‌ ​‍‌‍​ ‌‍‌‌​‍‌‍‌ ​​‌‍​‌‌ ‌​‌‍‍​​ ‌‌ ​ ‌‍‌‌‌‍​ ‌ ‌​‌‍‍‌‌‍ ‌‍ ‍‌ ​ ​‍‌‌​ ‌‌‌​​‍‌‌ ‌‍‍ ‌‍‌‌‌ ‍‌​‍‌‌​ ​ ‌​‌​​‍‌‌​ ​ ‌​‌​​‍‌‌​ ​‍​ ​‍​ ‌‍‌‍‌‍​ ‌ ​ ​‍​ ​​​ ​‌​ ​‌‌‍‌‌​ ​‌​ ‍​​ ‍​​ ‍​​‍‌‌​ ​‍​ ​‍​‍‌‌​ ‌‌‌​‌​​‍ ‍‌‍​ ‌‍ ‌‍ ‍‌ ‌​‌‍‌‌‌‍ ‍‌ ‌​​‍‌‌​ ‌‌‌​​‍‌‌ ‌‍‍ ‌‍‌‌‌ ‍‌​‍‌‌​ ​ ‌​‌​​‍‌‌​ ​ ‌​‌​​‍‌‌​ ​‍​ ​‍‌‍‌​​ ‌‍‌‍​ ‌‍‌‌‌‍​‌​ ​‌​ ‌ ‌‍​‍‌‍​‌‌‍​ ​ ‍‌​ ​​​‍‌‌​ ​‍​ ​‍​‍‌‌​ ‌‌‌​‌​​‍ ‍‌ ‌​‌‍‌‌‌ ‍​‌ ‌​​‍‌‍‌ ​​‌‍‌‌‌ ​‍‌ ​ ‌ ​​‌‍‌‌‌‍​ ‌ ‌​‌‍‍‌‌ ‌‍‌‍‌‌​ ‌‌ ​​‌ ‌‌‌‍​‍‌‍ ​‌‍‍‌‌ ​ ‌‍‍​‌‍‌‌‌‍‌​​‍​‍‌ ‌
Energy Efficiency Upgrades​​​​‌ ‍ ​‍​‍‌‍ ‌ ​‍‌‍‍‌‌‍‌ ‌‍‍‌‌‍ ‍​‍​‍​ ‍‍​‍​‍‌ ​ ‌‍​‌‌‍ ‍‌‍‍‌‌ ‌​‌ ‍‌​‍ ‍‌‍‍‌‌‍ ​‍​‍​‍ ​​‍​‍‌‍‍​‌ ​‍‌‍‌‌‌‍‌‍​‍​‍​ ‍‍​‍​‍‌‍‍​‌ ‌​‌ ‌​‌ ​​​ ‍‍​‍ ​‍ ‌‍ ​‌‍ ‌‍​ ‌‍​‌‌‍ ​‌‍‍​‌‍ ‌ ​ ‌ ‌​​ ‍‍​ ​ ​ ​ ​ ​ ​ ​ ​‍ ‌‍‍‌‌‍ ‍‌ ‌​‌‍‌‌‌‍ ‍‌ ‌​​‍ ‌‍‌‌‌‍‌​‌‍‍‌‌ ‌​​‍ ‌‍ ‌‌‍ ‌‍‌​‌‍‌‌​ ‌‌ ​​‌ ​‍‌‍‌‌‌ ​ ‌‍‌‌‌‍ ‍‌ ‌​‌‍​‌‌ ‌​‌‍‍‌‌‍ ‌‍ ‍​ ‍ ‌‍‍‌‌‍‌​​ ‌​ ‌​‌‍‌‍​ ​​​ ​​​ ​​‌‍​‌​ ‌‌‌‍​ ​‍ ‌‌‍‌‍​ ​‍​ ‌‌​ ​​​‍ ‌​ ‌​​ ‌ ​ ‌‍​ ​‍​‍ ‌‌‍​‍​ ‍​‌‍​‍​ ‌​​‍ ‌​ ​‍​ ‌‍​ ‍​‌‍​ ​ ​​​ ‍‌​ ‌‌​ ‌​​ ‍​​ ‌​​ ‌ ​ ‌‌​ ‍ ‌ ‌​‌ ‍‌‌ ​​‌‍‌‌​ ‌‌ ​‍‌‍‌‌‌ ​ ‌‍ ‌ ‌‌‌ ​‍‌‍​ ‌‍‌‌​ ‍ ‌ ​​‌‍​‌‌ ‌​‌‍‍​​ ‌‌ ​ ‌‍‌‌‌‍​ ‌ ‌​‌‍‍‌‌‍ ‌‍ ‍‌ ​ ​‍‌‌​ ‌‌‌​​‍‌‌ ‌‍‍ ‌‍‌‌‌ ‍‌​‍‌‌​ ​ ‌​‌​​‍‌‌​ ​ ‌​‌​​‍‌‌​ ​‍​ ​‍‌‍​ ​ ‌‍‌‍​‌‌‍‌​​ ‍‌​ ‌‌​ ‌ ‌‍​‍‌‍​‌‌‍​‍‌‍​‌​ ‍​​‍‌‌​ ​‍​ ​‍​‍‌‌​ ‌‌‌​‌​​‍ ‍‌‍‍​‌‍‌‌‌‍​‌‌‍‌​‌‍‍‌‌‍ ‍‌‍‌ ​ ‌‍​‍‌‍​‌‌ ​ ‌‍‌‌‌‌‌‌‌ ​‍‌‍ ​​ ‌‌‍‍​‌ ‌​‌ ‌​‌ ​​​‍‌‌​ ​ ‌​​‌​‍‌‌​ ​‍‌​‌‍​‍‌‌​ ​‍‌​‌‍‌‍ ​‌‍ ‌‍​ ‌‍​‌‌‍ ​‌‍‍​‌‍ ‌ ​ ‌ ‌​​‍‌‌​ ​ ‌​​‌​ ​ ​ ​ ​ ​ ​ ​ ​‍‌‍‌‍‍‌‌‍‌​​ ‌​ ‌​‌‍‌‍​ ​​​ ​​​ ​​‌‍​‌​ ‌‌‌‍​ ​‍ ‌‌‍‌‍​ ​‍​ ‌‌​ ​​​‍ ‌​ ‌​​ ‌ ​ ‌‍​ ​‍​‍ ‌‌‍​‍​ ‍​‌‍​‍​ ‌​​‍ ‌​ ​‍​ ‌‍​ ‍​‌‍​ ​ ​​​ ‍‌​ ‌‌​ ‌​​ ‍​​ ‌​​ ‌ ​ ‌‌​‍‌‍‌ ‌​‌ ‍‌‌ ​​‌‍‌‌​ ‌‌ ​‍‌‍‌‌‌ ​ ‌‍ ‌ ‌‌‌ ​‍‌‍​ ‌‍‌‌​‍‌‍‌ ​​‌‍​‌‌ ‌​‌‍‍​​ ‌‌ ​ ‌‍‌‌‌‍​ ‌ ‌​‌‍‍‌‌‍ ‌‍ ‍‌ ​ ​‍‌‌​ ‌‌‌​​‍‌‌ ‌‍‍ ‌‍‌‌‌ ‍‌​‍‌‌​ ​ ‌​‌​​‍‌‌​ ​ ‌​‌​​‍‌‌​ ​‍​ ​‍‌‍​ ​ ‌‍‌‍​‌‌‍‌​​ ‍‌​ ‌‌​ ‌ ‌‍​‍‌‍​‌‌‍​‍‌‍​‌​ ‍​​‍‌‌​ ​‍​ ​‍​‍‌‌​ ‌‌‌​‌​​‍ ‍‌‍‍​‌‍‌‌‌‍​‌‌‍‌​‌‍‍‌‌‍ ‍‌‍‌ ​‍‌‍‌ ​​‌‍‌‌‌ ​‍‌ ​ ‌ ​​‌‍‌‌‌‍​ ‌ ‌​‌‍‍‌‌ ‌‍‌‍‌‌​ ‌‌ ​​‌ ‌‌‌‍​‍‌‍ ​‌‍‍‌‌ ​ ‌‍‍​‌‍‌‌‌‍‌​​‍​‍‌ ‌
Making energy efficient upgrades can help reduce monthly utility costs for your home or business. Examples of energy efficiency upgrades include replacement windows, doors, insulation, smart thermostats,
heat pumps, heat pump water heaters and more. These upgrades translate to using less energy to get the same job done. New Jersey's Clean Energy Program and the state's investor-owned electric and gas utilities
offer energy efficiency programs directly to their customers to help everyone save. Explore our programs to learn more. ​​​​‌ ‍ ​‍​‍‌‍ ‌ ​‍‌‍‍‌‌‍‌ ‌‍‍‌‌‍ ‍​‍​‍​ ‍‍​‍​‍‌ ​ ‌‍​‌‌‍ ‍‌‍‍‌‌ ‌​‌ ‍‌​‍ ‍‌‍‍‌‌‍ ​‍​‍​‍ ​​‍​‍‌‍‍​‌ ​‍‌‍‌‌‌‍‌‍​‍​‍​ ‍‍​‍​‍‌‍‍​‌ ‌​‌ ‌​‌ ​​​ ‍‍​‍ ​‍ ‌‍ ​‌‍ ‌‍​ ‌‍​‌‌‍ ​‌‍‍​‌‍ ‌ ​ ‌ ‌​​ ‍‍​ ​ ​ ​ ​ ​ ​ ​ ​‍ ‌‍‍‌‌‍ ‍‌ ‌​‌‍‌‌‌‍ ‍‌ ‌​​‍ ‌‍‌‌‌‍‌​‌‍‍‌‌ ‌​​‍ ‌‍ ‌‌‍ ‌‍‌​‌‍‌‌​ ‌‌ ​​‌ ​‍‌‍‌‌‌ ​ ‌‍‌‌‌‍ ‍‌ ‌​‌‍​‌‌ ‌​‌‍‍‌‌‍ ‌‍ ‍​ ‍ ‌‍‍‌‌‍‌​​ ‌​ ‌​‌‍‌‍​ ​​​ ​​​ ​​‌‍​‌​ ‌‌‌‍​ ​‍ ‌‌‍‌‍​ ​‍​ ‌‌​ ​​​‍ ‌​ ‌​​ ‌ ​ ‌‍​ ​‍​‍ ‌‌‍​‍​ ‍​‌‍​‍​ ‌​​‍ ‌​ ​‍​ ‌‍​ ‍​‌‍​ ​ ​​​ ‍‌​ ‌‌​ ‌​​ ‍​​ ‌​​ ‌ ​ ‌‌​ ‍ ‌ ‌​‌ ‍‌‌ ​​‌‍‌‌​ ‌‌ ​‍‌‍‌‌‌ ​ ‌‍ ‌ ‌‌‌ ​‍‌‍​ ‌‍‌‌​ ‍ ‌ ​​‌‍​‌‌ ‌​‌‍‍​​ ‌‌ ​ ‌‍‌‌‌‍​ ‌ ‌​‌‍‍‌‌‍ ‌‍ ‍‌ ​ ​‍‌‌​ ‌‌‌​​‍‌‌ ‌‍‍ ‌‍‌‌‌ ‍‌​‍‌‌​ ​ ‌​‌​​‍‌‌​ ​ ‌​‌​​‍‌‌​ ​‍​ ​‍‌‍​ ​ ‌‍‌‍​‌‌‍‌​​ ‍‌​ ‌‌​ ‌ ‌‍​‍‌‍​‌‌‍​‍‌‍​‌​ ‍​​‍‌‌​ ​‍​ ​‍​‍‌‌​ ‌‌‌​‌​​‍ ‍‌‍​ ‌‍ ‌‍ ‍‌ ‌​‌‍‌‌‌‍ ‍‌ ‌​​‍‌‌​ ‌‌‌​​‍‌‌ ‌‍‍ ‌‍‌‌‌ ‍‌​‍‌‌​ ​ ‌​‌​​‍‌‌​ ​ ‌​‌​​‍‌‌​ ​‍​ ​‍​ ‍‌​ ‌ ​ ​‌‌‍‌‌​ ​‌‌‍‌‍‌‍‌​‌‍‌​‌‍‌‌‌‍​ ​ ​‍‌‍​‌​‍‌‌​ ​‍​ ​‍​‍‌‌​ ‌‌‌​‌​​‍ ‍‌‍​ ‌‍‍​‌‍‍‌‌‍ ​‌‍‌​‌ ​‍‌‍‌‌‌‍ ‍​‍‌‌​ ‌‌‌​​‍‌‌ ‌‍‍ ‌‍‌‌‌ ‍‌​‍‌‌​ ​ ‌​‌​​‍‌‌​ ​ ‌​‌​​‍‌‌​ ​‍​ ​‍‌‍​ ​ ​​​ ‌​‌‍‌‍​ ‌ ​ ‍​‌‍‌‍​ ​ ​ ​‍‌‍‌‌​ ‌​​ ‍‌​‍‌‌​ ​‍​ ​‍​‍‌‌​ ‌‌‌​‌​​‍ ‍‌ ‌​‌‍‌‌‌ ‍​‌ ‌​​ ‌‍​‍‌‍​‌‌ ​ ‌‍‌‌‌‌‌‌‌ ​‍‌‍ ​​ ‌‌‍‍​‌ ‌​‌ ‌​‌ ​​​‍‌‌​ ​ ‌​​‌​‍‌‌​ ​‍‌​‌‍​‍‌‌​ ​‍‌​‌‍‌‍ ​‌‍ ‌‍​ ‌‍​‌‌‍ ​‌‍‍​‌‍ ‌ ​ ‌ ‌​​‍‌‌​ ​ ‌​​‌​ ​ ​ ​ ​ ​ ​ ​ ​‍‌‍‌‍‍‌‌‍‌​​ ‌​ ‌​‌‍‌‍​ ​​​ ​​​ ​​‌‍​‌​ ‌‌‌‍​ ​‍ ‌‌‍‌‍​ ​‍​ ‌‌​ ​​​‍ ‌​ ‌​​ ‌ ​ ‌‍​ ​‍​‍ ‌‌‍​‍​ ‍​‌‍​‍​ ‌​​‍ ‌​ ​‍​ ‌‍​ ‍​‌‍​ ​ ​​​ ‍‌​ ‌‌​ ‌​​ ‍​​ ‌​​ ‌ ​ ‌‌​‍‌‍‌ ‌​‌ ‍‌‌ ​​‌‍‌‌​ ‌‌ ​‍‌‍‌‌‌ ​ ‌‍ ‌ ‌‌‌ ​‍‌‍​ ‌‍‌‌​‍‌‍‌ ​​‌‍​‌‌ ‌​‌‍‍​​ ‌‌ ​ ‌‍‌‌‌‍​ ‌ ‌​‌‍‍‌‌‍ ‌‍ ‍‌ ​ ​‍‌‌​ ‌‌‌​​‍‌‌ ‌‍‍ ‌‍‌‌‌ ‍‌​‍‌‌​ ​ ‌​‌​​‍‌‌​ ​ ‌​‌​​‍‌‌​ ​‍​ ​‍‌‍​ ​ ‌‍‌‍​‌‌‍‌​​ ‍‌​ ‌‌​ ‌ ‌‍​‍‌‍​‌‌‍​‍‌‍​‌​ ‍​​‍‌‌​ ​‍​ ​‍​‍‌‌​ ‌‌‌​‌​​‍ ‍‌‍​ ‌‍ ‌‍ ‍‌ ‌​‌‍‌‌‌‍ ‍‌ ‌​​‍‌‌​ ‌‌‌​​‍‌‌ ‌‍‍ ‌‍‌‌‌ ‍‌​‍‌‌​ ​ ‌​‌​​‍‌‌​ ​ ‌​‌​​‍‌‌​ ​‍​ ​‍​ ‍‌​ ‌ ​ ​‌‌‍‌‌​ ​‌‌‍‌‍‌‍‌​‌‍‌​‌‍‌‌‌‍​ ​ ​‍‌‍​‌​‍‌‌​ ​‍​ ​‍​‍‌‌​ ‌‌‌​‌​​‍ ‍‌‍​ ‌‍‍​‌‍‍‌‌‍ ​‌‍‌​‌ ​‍‌‍‌‌‌‍ ‍​‍‌‌​ ‌‌‌​​‍‌‌ ‌‍‍ ‌‍‌‌‌ ‍‌​‍‌‌​ ​ ‌​‌​​‍‌‌​ ​ ‌​‌​​‍‌‌​ ​‍​ ​‍‌‍​ ​ ​​​ ‌​‌‍‌‍​ ‌ ​ ‍​‌‍‌‍​ ​ ​ ​‍‌‍‌‌​ ‌​​ ‍‌​‍‌‌​ ​‍​ ​‍​‍‌‌​ ‌‌‌​‌​​‍ ‍‌ ‌​‌‍‌‌‌ ‍​‌ ‌​​‍‌‍‌ ​​‌‍‌‌‌ ​‍‌ ​ ‌ ​​‌‍‌‌‌‍​ ‌ ‌​‌‍‍‌‌ ‌‍‌‍‌‌​ ‌‌ ​​‌ ‌‌‌‍​‍‌‍ ​‌‍‍‌‌ ​ ‌‍‍​‌‍‌‌‌‍‌​​‍​‍‌ ‌
Energy Efficiency Programs​​​​‌ ‍ ​‍​‍‌‍ ‌ ​‍‌‍‍‌‌‍‌ ‌‍‍‌‌‍ ‍​‍​‍​ ‍‍​‍​‍‌ ​ ‌‍​‌‌‍ ‍‌‍‍‌‌ ‌​‌ ‍‌​‍ ‍‌‍‍‌‌‍ ​‍​‍​‍ ​​‍​‍‌‍‍​‌ ​‍‌‍‌‌‌‍‌‍​‍​‍​ ‍‍​‍​‍‌‍‍​‌ ‌​‌ ‌​‌ ​​​ ‍‍​‍ ​‍ ‌‍ ​‌‍ ‌‍​ ‌‍​‌‌‍ ​‌‍‍​‌‍ ‌ ​ ‌ ‌​​ ‍‍​ ​ ​ ​ ​ ​ ​ ​ ​‍ ‌‍‍‌‌‍ ‍‌ ‌​‌‍‌‌‌‍ ‍‌ ‌​​‍ ‌‍‌‌‌‍‌​‌‍‍‌‌ ‌​​‍ ‌‍ ‌‌‍ ‌‍‌​‌‍‌‌​ ‌‌ ​​‌ ​‍‌‍‌‌‌ ​ ‌‍‌‌‌‍ ‍‌ ‌​‌‍​‌‌ ‌​‌‍‍‌‌‍ ‌‍ ‍​ ‍ ‌‍‍‌‌‍‌​​ ‌​ ‌​‌‍‌‍​ ​​​ ​​​ ​​‌‍​‌​ ‌‌‌‍​ ​‍ ‌‌‍‌‍​ ​‍​ ‌‌​ ​​​‍ ‌​ ‌​​ ‌ ​ ‌‍​ ​‍​‍ ‌‌‍​‍​ ‍​‌‍​‍​ ‌​​‍ ‌​ ​‍​ ‌‍​ ‍​‌‍​ ​ ​​​ ‍‌​ ‌‌​ ‌​​ ‍​​ ‌​​ ‌ ​ ‌‌​ ‍ ‌ ‌​‌ ‍‌‌ ​​‌‍‌‌​ ‌‌ ​‍‌‍‌‌‌ ​ ‌‍ ‌ ‌‌‌ ​‍‌‍​ ‌‍‌‌​ ‍ ‌ ​​‌‍​‌‌ ‌​‌‍‍​​ ‌‌ ​ ‌‍‌‌‌‍​ ‌ ‌​‌‍‍‌‌‍ ‌‍ ‍‌ ​ ​‍‌‌​ ‌‌‌​​‍‌‌ ‌‍‍ ‌‍‌‌‌ ‍‌​‍‌‌​ ​ ‌​‌​​‍‌‌​ ​ ‌​‌​​‍‌‌​ ​‍​ ​‍‌‍​ ​ ‌‍‌‍​‌‌‍‌​​ ‍‌​ ‌‌​ ‌ ‌‍​‍‌‍​‌‌‍​‍‌‍​‌​ ‍​​‍‌‌​ ​‍​ ​‍​‍‌‌​ ‌‌‌​‌​​‍ ‍‌‍​ ‌‍ ‌‍ ‍‌ ‌​‌‍‌‌‌‍ ‍‌ ‌​​‍‌‌​ ‌‌‌​​‍‌‌ ‌‍‍ ‌‍‌‌‌ ‍‌​‍‌‌​ ​ ‌​‌​​‍‌‌​ ​ ‌​‌​​‍‌‌​ ​‍​ ​‍​ ‌‍‌‍​‍​ ​‌​ ​‍‌‍‌‍​ ‌ ​ ​‍​ ​ ​ ‍‌‌‍​‌‌‍​‌​ ​‌​‍‌‌​ ​‍​ ​‍​‍‌‌​ ‌‌‌​‌​​‍ ‍‌ ‌​‌‍‌‌‌ ‍​‌ ‌​​ ‌‍​‍‌‍​‌‌ ​ ‌‍‌‌‌‌‌‌‌ ​‍‌‍ ​​ ‌‌‍‍​‌ ‌​‌ ‌​‌ ​​​‍‌‌​ ​ ‌​​‌​‍‌‌​ ​‍‌​‌‍​‍‌‌​ ​‍‌​‌‍‌‍ ​‌‍ ‌‍​ ‌‍​‌‌‍ ​‌‍‍​‌‍ ‌ ​ ‌ ‌​​‍‌‌​ ​ ‌​​‌​ ​ ​ ​ ​ ​ ​ ​ ​‍‌‍‌‍‍‌‌‍‌​​ ‌​ ‌​‌‍‌‍​ ​​​ ​​​ ​​‌‍​‌​ ‌‌‌‍​ ​‍ ‌‌‍‌‍​ ​‍​ ‌‌​ ​​​‍ ‌​ ‌​​ ‌ ​ ‌‍​ ​‍​‍ ‌‌‍​‍​ ‍​‌‍​‍​ ‌​​‍ ‌​ ​‍​ ‌‍​ ‍​‌‍​ ​ ​​​ ‍‌​ ‌‌​ ‌​​ ‍​​ ‌​​ ‌ ​ ‌‌​‍‌‍‌ ‌​‌ ‍‌‌ ​​‌‍‌‌​ ‌‌ ​‍‌‍‌‌‌ ​ ‌‍ ‌ ‌‌‌ ​‍‌‍​ ‌‍‌‌​‍‌‍‌ ​​‌‍​‌‌ ‌​‌‍‍​​ ‌‌ ​ ‌‍‌‌‌‍​ ‌ ‌​‌‍‍‌‌‍ ‌‍ ‍‌ ​ ​‍‌‌​ ‌‌‌​​‍‌‌ ‌‍‍ ‌‍‌‌‌ ‍‌​‍‌‌​ ​ ‌​‌​​‍‌‌​ ​ ‌​‌​​‍‌‌​ ​‍​ ​‍‌‍​ ​ ‌‍‌‍​‌‌‍‌​​ ‍‌​ ‌‌​ ‌ ‌‍​‍‌‍​‌‌‍​‍‌‍​‌​ ‍​​‍‌‌​ ​‍​ ​‍​‍‌‌​ ‌‌‌​‌​​‍ ‍‌‍​ ‌‍ ‌‍ ‍‌ ‌​‌‍‌‌‌‍ ‍‌ ‌​​‍‌‌​ ‌‌‌​​‍‌‌ ‌‍‍ ‌‍‌‌‌ ‍‌​‍‌‌​ ​ ‌​‌​​‍‌‌​ ​ ‌​‌​​‍‌‌​ ​‍​ ​‍​ ‌‍‌‍​‍​ ​‌​ ​‍‌‍‌‍​ ‌ ​ ​‍​ ​ ​ ‍‌‌‍​‌‌‍​‌​ ​‌​‍‌‌​ ​‍​ ​‍​‍‌‌​ ‌‌‌​‌​​‍ ‍‌ ‌​‌‍‌‌‌ ‍​‌ ‌​​‍‌‍‌ ​​‌‍‌‌‌ ​‍‌ ​ ‌ ​​‌‍‌‌‌‍​ ‌ ‌​‌‍‍‌‌ ‌‍‌‍‌‌​ ‌‌ ​​‌ ‌‌‌‍​‍‌‍ ​‌‍‍‌‌ ​ ‌‍‍​‌‍‌‌‌‍‌​​‍​‍‌ ‌
Income-Eligible Programs​​​​‌ ‍ ​‍​‍‌‍ ‌ ​‍‌‍‍‌‌‍‌ ‌‍‍‌‌‍ ‍​‍​‍​ ‍‍​‍​‍‌ ​ ‌‍​‌‌‍ ‍‌‍‍‌‌ ‌​‌ ‍‌​‍ ‍‌‍‍‌‌‍ ​‍​‍​‍ ​​‍​‍‌‍‍​‌ ​‍‌‍‌‌‌‍‌‍​‍​‍​ ‍‍​‍​‍‌‍‍​‌ ‌​‌ ‌​‌ ​​​ ‍‍​‍ ​‍ ‌‍ ​‌‍ ‌‍​ ‌‍​‌‌‍ ​‌‍‍​‌‍ ‌ ​ ‌ ‌​​ ‍‍​ ​ ​ ​ ​ ​ ​ ​ ​‍ ‌‍‍‌‌‍ ‍‌ ‌​‌‍‌‌‌‍ ‍‌ ‌​​‍ ‌‍‌‌‌‍‌​‌‍‍‌‌ ‌​​‍ ‌‍ ‌‌‍ ‌‍‌​‌‍‌‌​ ‌‌ ​​‌ ​‍‌‍‌‌‌ ​ ‌‍‌‌‌‍ ‍‌ ‌​‌‍​‌‌ ‌​‌‍‍‌‌‍ ‌‍ ‍​ ‍ ‌‍‍‌‌‍‌​​ ‌​ ‌​‌‍‌‍​ ​​​ ​​​ ​​‌‍​‌​ ‌‌‌‍​ ​‍ ‌‌‍‌‍​ ​‍​ ‌‌​ ​​​‍ ‌​ ‌​​ ‌ ​ ‌‍​ ​‍​‍ ‌‌‍​‍​ ‍​‌‍​‍​ ‌​​‍ ‌​ ​‍​ ‌‍​ ‍​‌‍​ ​ ​​​ ‍‌​ ‌‌​ ‌​​ ‍​​ ‌​​ ‌ ​ ‌‌​ ‍ ‌ ‌​‌ ‍‌‌ ​​‌‍‌‌​ ‌‌ ​‍‌‍‌‌‌ ​ ‌‍ ‌ ‌‌‌ ​‍‌‍​ ‌‍‌‌​ ‍ ‌ ​​‌‍​‌‌ ‌​‌‍‍​​ ‌‌ ​ ‌‍‌‌‌‍​ ‌ ‌​‌‍‍‌‌‍ ‌‍ ‍‌ ​ ​‍‌‌​ ‌‌‌​​‍‌‌ ‌‍‍ ‌‍‌‌‌ ‍‌​‍‌‌​ ​ ‌​‌​​‍‌‌​ ​ ‌​‌​​‍‌‌​ ​‍​ ​‍‌‍​‍​ ​​‌‍​‌​ ‌ ‌‍‌​​ ‌ ​ ‌‍​ ​ ​ ​​​ ‌‍​ ‌‍‌‍​ ​‍‌‌​ ​‍​ ​‍​‍‌‌​ ‌‌‌​‌​​‍ ‍‌‍‍​‌‍‌‌‌‍​‌‌‍‌​‌‍‍‌‌‍ ‍‌‍‌ ​ ‌‍​‍‌‍​‌‌ ​ ‌‍‌‌‌‌‌‌‌ ​‍‌‍ ​​ ‌‌‍‍​‌ ‌​‌ ‌​‌ ​​​‍‌‌​ ​ ‌​​‌​‍‌‌​ ​‍‌​‌‍​‍‌‌​ ​‍‌​‌‍‌‍ ​‌‍ ‌‍​ ‌‍​‌‌‍ ​‌‍‍​‌‍ ‌ ​ ‌ ‌​​‍‌‌​ ​ ‌​​‌​ ​ ​ ​ ​ ​ ​ ​ ​‍‌‍‌‍‍‌‌‍‌​​ ‌​ ‌​‌‍‌‍​ ​​​ ​​​ ​​‌‍​‌​ ‌‌‌‍​ ​‍ ‌‌‍‌‍​ ​‍​ ‌‌​ ​​​‍ ‌​ ‌​​ ‌ ​ ‌‍​ ​‍​‍ ‌‌‍​‍​ ‍​‌‍​‍​ ‌​​‍ ‌​ ​‍​ ‌‍​ ‍​‌‍​ ​ ​​​ ‍‌​ ‌‌​ ‌​​ ‍​​ ‌​​ ‌ ​ ‌‌​‍‌‍‌ ‌​‌ ‍‌‌ ​​‌‍‌‌​ ‌‌ ​‍‌‍‌‌‌ ​ ‌‍ ‌ ‌‌‌ ​‍‌‍​ ‌‍‌‌​‍‌‍‌ ​​‌‍​‌‌ ‌​‌‍‍​​ ‌‌ ​ ‌‍‌‌‌‍​ ‌ ‌​‌‍‍‌‌‍ ‌‍ ‍‌ ​ ​‍‌‌​ ‌‌‌​​‍‌‌ ‌‍‍ ‌‍‌‌‌ ‍‌​‍‌‌​ ​ ‌​‌​​‍‌‌​ ​ ‌​‌​​‍‌‌​ ​‍​ ​‍‌‍​‍​ ​​‌‍​‌​ ‌ ‌‍‌​​ ‌ ​ ‌‍​ ​ ​ ​​​ ‌‍​ ‌‍‌‍​ ​‍‌‌​ ​‍​ ​‍​‍‌‌​ ‌‌‌​‌​​‍ ‍‌‍‍​‌‍‌‌‌‍​‌‌‍‌​‌‍‍‌‌‍ ‍‌‍‌ ​‍‌‍‌ ​​‌‍‌‌‌ ​‍‌ ​ ‌ ​​‌‍‌‌‌‍​ ‌ ‌​‌‍‍‌‌ ‌‍‌‍‌‌​ ‌‌ ​​‌ ‌‌‌‍​‍‌‍ ​‌‍‍‌‌ ​ ‌‍‍​‌‍‌‌‌‍‌​​‍​‍‌ ‌
There are options available for income-eligible customers in need of assistance. ​​​​‌ ‍ ​‍​‍‌‍ ‌ ​‍‌‍‍‌‌‍‌ ‌‍‍‌‌‍ ‍​‍​‍​ ‍‍​‍​‍‌ ​ ‌‍​‌‌‍ ‍‌‍‍‌‌ ‌​‌ ‍‌​‍ ‍‌‍‍‌‌‍ ​‍​‍​‍ ​​‍​‍‌‍‍​‌ ​‍‌‍‌‌‌‍‌‍​‍​‍​ ‍‍​‍​‍‌‍‍​‌ ‌​‌ ‌​‌ ​​​ ‍‍​‍ ​‍ ‌‍ ​‌‍ ‌‍​ ‌‍​‌‌‍ ​‌‍‍​‌‍ ‌ ​ ‌ ‌​​ ‍‍​ ​ ​ ​ ​ ​ ​ ​ ​‍ ‌‍‍‌‌‍ ‍‌ ‌​‌‍‌‌‌‍ ‍‌ ‌​​‍ ‌‍‌‌‌‍‌​‌‍‍‌‌ ‌​​‍ ‌‍ ‌‌‍ ‌‍‌​‌‍‌‌​ ‌‌ ​​‌ ​‍‌‍‌‌‌ ​ ‌‍‌‌‌‍ ‍‌ ‌​‌‍​‌‌ ‌​‌‍‍‌‌‍ ‌‍ ‍​ ‍ ‌‍‍‌‌‍‌​​ ‌​ ‌​‌‍‌‍​ ​​​ ​​​ ​​‌‍​‌​ ‌‌‌‍​ ​‍ ‌‌‍‌‍​ ​‍​ ‌‌​ ​​​‍ ‌​ ‌​​ ‌ ​ ‌‍​ ​‍​‍ ‌‌‍​‍​ ‍​‌‍​‍​ ‌​​‍ ‌​ ​‍​ ‌‍​ ‍​‌‍​ ​ ​​​ ‍‌​ ‌‌​ ‌​​ ‍​​ ‌​​ ‌ ​ ‌‌​ ‍ ‌ ‌​‌ ‍‌‌ ​​‌‍‌‌​ ‌‌ ​‍‌‍‌‌‌ ​ ‌‍ ‌ ‌‌‌ ​‍‌‍​ ‌‍‌‌​ ‍ ‌ ​​‌‍​‌‌ ‌​‌‍‍​​ ‌‌ ​ ‌‍‌‌‌‍​ ‌ ‌​‌‍‍‌‌‍ ‌‍ ‍‌ ​ ​‍‌‌​ ‌‌‌​​‍‌‌ ‌‍‍ ‌‍‌‌‌ ‍‌​‍‌‌​ ​ ‌​‌​​‍‌‌​ ​ ‌​‌​​‍‌‌​ ​‍​ ​‍‌‍​‍​ ​​‌‍​‌​ ‌ ‌‍‌​​ ‌ ​ ‌‍​ ​ ​ ​​​ ‌‍​ ‌‍‌‍​ ​‍‌‌​ ​‍​ ​‍​‍‌‌​ ‌‌‌​‌​​‍ ‍‌‍​ ‌‍ ‌‍ ‍‌ ‌​‌‍‌‌‌‍ ‍‌ ‌​​‍‌‌​ ‌‌‌​​‍‌‌ ‌‍‍ ‌‍‌‌‌ ‍‌​‍‌‌​ ​ ‌​‌​​‍‌‌​ ​ ‌​‌​​‍‌‌​ ​‍​ ​‍‌‍‌‌​ ‍​‌‍​ ‌‍​‍​ ​​​ ‌​​ ‌‍‌‍​‍‌‍​‍​ ‍‌‌‍‌‌‌‍​‍​‍‌‌​ ​‍​ ​‍​‍‌‌​ ‌‌‌​‌​​‍ ‍‌‍​ ‌‍‍​‌‍‍‌‌‍ ​‌‍‌​‌ ​‍‌‍‌‌‌‍ ‍​‍‌‌​ ‌‌‌​​‍‌‌ ‌‍‍ ‌‍‌‌‌ ‍‌​‍‌‌​ ​ ‌​‌​​‍‌‌​ ​ ‌​‌​​‍‌‌​ ​‍​ ​‍​ ​​​ ‌​‌‍​ ​ ‌‍‌‍​‌​ ‌‌​ ‍‌‌‍‌​​ ‍​‌‍‌‌​ ‌ ‌‍‌​​‍‌‌​ ​‍​ ​‍​‍‌‌​ ‌‌‌​‌​​‍ ‍‌ ‌​‌‍‌‌‌ ‍​‌ ‌​​ ‌‍​‍‌‍​‌‌ ​ ‌‍‌‌‌‌‌‌‌ ​‍‌‍ ​​ ‌‌‍‍​‌ ‌​‌ ‌​‌ ​​​‍‌‌​ ​ ‌​​‌​‍‌‌​ ​‍‌​‌‍​‍‌‌​ ​‍‌​‌‍‌‍ ​‌‍ ‌‍​ ‌‍​‌‌‍ ​‌‍‍​‌‍ ‌ ​ ‌ ‌​​‍‌‌​ ​ ‌​​‌​ ​ ​ ​ ​ ​ ​ ​ ​‍‌‍‌‍‍‌‌‍‌​​ ‌​ ‌​‌‍‌‍​ ​​​ ​​​ ​​‌‍​‌​ ‌‌‌‍​ ​‍ ‌‌‍‌‍​ ​‍​ ‌‌​ ​​​‍ ‌​ ‌​​ ‌ ​ ‌‍​ ​‍​‍ ‌‌‍​‍​ ‍​‌‍​‍​ ‌​​‍ ‌​ ​‍​ ‌‍​ ‍​‌‍​ ​ ​​​ ‍‌​ ‌‌​ ‌​​ ‍​​ ‌​​ ‌ ​ ‌‌​‍‌‍‌ ‌​‌ ‍‌‌ ​​‌‍‌‌​ ‌‌ ​‍‌‍‌‌‌ ​ ‌‍ ‌ ‌‌‌ ​‍‌‍​ ‌‍‌‌​‍‌‍‌ ​​‌‍​‌‌ ‌​‌‍‍​​ ‌‌ ​ ‌‍‌‌‌‍​ ‌ ‌​‌‍‍‌‌‍ ‌‍ ‍‌ ​ ​‍‌‌​ ‌‌‌​​‍‌‌ ‌‍‍ ‌‍‌‌‌ ‍‌​‍‌‌​ ​ ‌​‌​​‍‌‌​ ​ ‌​‌​​‍‌‌​ ​‍​ ​‍‌‍​‍​ ​​‌‍​‌​ ‌ ‌‍‌​​ ‌ ​ ‌‍​ ​ ​ ​​​ ‌‍​ ‌‍‌‍​ ​‍‌‌​ ​‍​ ​‍​‍‌‌​ ‌‌‌​‌​​‍ ‍‌‍​ ‌‍ ‌‍ ‍‌ ‌​‌‍‌‌‌‍ ‍‌ ‌​​‍‌‌​ ‌‌‌​​‍‌‌ ‌‍‍ ‌‍‌‌‌ ‍‌​‍‌‌​ ​ ‌​‌​​‍‌‌​ ​ ‌​‌​​‍‌‌​ ​‍​ ​‍‌‍‌‌​ ‍​‌‍​ ‌‍​‍​ ​​​ ‌​​ ‌‍‌‍​‍‌‍​‍​ ‍‌‌‍‌‌‌‍​‍​‍‌‌​ ​‍​ ​‍​‍‌‌​ ‌‌‌​‌​​‍ ‍‌‍​ ‌‍‍​‌‍‍‌‌‍ ​‌‍‌​‌ ​‍‌‍‌‌‌‍ ‍​‍‌‌​ ‌‌‌​​‍‌‌ ‌‍‍ ‌‍‌‌‌ ‍‌​‍‌‌​ ​ ‌​‌​​‍‌‌​ ​ ‌​‌​​‍‌‌​ ​‍​ ​‍​ ​​​ ‌​‌‍​ ​ ‌‍‌‍​‌​ ‌‌​ ‍‌‌‍‌​​ ‍​‌‍‌‌​ ‌ ‌‍‌​​‍‌‌​ ​‍​ ​‍​‍‌‌​ ‌‌‌​‌​​‍ ‍‌ ‌​‌‍‌‌‌ ‍​‌ ‌​​‍‌‍‌ ​​‌‍‌‌‌ ​‍‌ ​ ‌ ​​‌‍‌‌‌‍​ ‌ ‌​‌‍‍‌‌ ‌‍‌‍‌‌​ ‌‌ ​​‌ ‌‌‌‍​‍‌‍ ​‌‍‍‌‌ ​ ‌‍‍​‌‍‌‌‌‍‌​​‍​‍‌ ‌
1. Weatherization​​​​‌ ‍ ​‍​‍‌‍ ‌ ​‍‌‍‍‌‌‍‌ ‌‍‍‌‌‍ ‍​‍​‍​ ‍‍​‍​‍‌ ​ ‌‍​‌‌‍ ‍‌‍‍‌‌ ‌​‌ ‍‌​‍ ‍‌‍‍‌‌‍ ​‍​‍​‍ ​​‍​‍‌‍‍​‌ ​‍‌‍‌‌‌‍‌‍​‍​‍​ ‍‍​‍​‍‌‍‍​‌ ‌​‌ ‌​‌ ​​​ ‍‍​‍ ​‍ ‌‍ ​‌‍ ‌‍​ ‌‍​‌‌‍ ​‌‍‍​‌‍ ‌ ​ ‌ ‌​​ ‍‍​ ​ ​ ​ ​ ​ ​ ​ ​‍ ‌‍‍‌‌‍ ‍‌ ‌​‌‍‌‌‌‍ ‍‌ ‌​​‍ ‌‍‌‌‌‍‌​‌‍‍‌‌ ‌​​‍ ‌‍ ‌‌‍ ‌‍‌​‌‍‌‌​ ‌‌ ​​‌ ​‍‌‍‌‌‌ ​ ‌‍‌‌‌‍ ‍‌ ‌​‌‍​‌‌ ‌​‌‍‍‌‌‍ ‌‍ ‍​ ‍ ‌‍‍‌‌‍‌​​ ‌​ ‌​‌‍‌‍​ ​​​ ​​​ ​​‌‍​‌​ ‌‌‌‍​ ​‍ ‌‌‍‌‍​ ​‍​ ‌‌​ ​​​‍ ‌​ ‌​​ ‌ ​ ‌‍​ ​‍​‍ ‌‌‍​‍​ ‍​‌‍​‍​ ‌​​‍ ‌​ ​‍​ ‌‍​ ‍​‌‍​ ​ ​​​ ‍‌​ ‌‌​ ‌​​ ‍​​ ‌​​ ‌ ​ ‌‌​ ‍ ‌ ‌​‌ ‍‌‌ ​​‌‍‌‌​ ‌‌ ​‍‌‍‌‌‌ ​ ‌‍ ‌ ‌‌‌ ​‍‌‍​ ‌‍‌‌​ ‍ ‌ ​​‌‍​‌‌ ‌​‌‍‍​​ ‌‌ ​ ‌‍‌‌‌‍​ ‌ ‌​‌‍‍‌‌‍ ‌‍ ‍‌ ​ ​‍‌‌​ ‌‌‌​​‍‌‌ ‌‍‍ ‌‍‌‌‌ ‍‌​‍‌‌​ ​ ‌​‌​​‍‌‌​ ​ ‌​‌​​‍‌‌​ ​‍​ ​‍‌‍​‍​ ​​‌‍​‌​ ‌ ‌‍‌​​ ‌ ​ ‌‍​ ​ ​ ​​​ ‌‍​ ‌‍‌‍​ ​‍‌‌​ ​‍​ ​‍​‍‌‌​ ‌‌‌​‌​​‍ ‍‌‍​ ‌‍ ‌‍ ‍‌ ‌​‌‍‌‌‌‍ ‍‌ ‌​​‍‌‌​ ‌‌‌​​‍‌‌ ‌‍‍ ‌‍‌‌‌ ‍‌​‍‌‌​ ​ ‌​‌​​‍‌‌​ ​ ‌​‌​​‍‌‌​ ​‍​ ​‍​ ‌​​ ‍‌‌‍‌‍‌‍​ ​ ​ ​ ​​​ ‌​‌‍‌‌‌‍​‍‌‍‌‌‌‍​‌‌‍‌‍​‍‌‌​ ​‍​ ​‍​‍‌‌​ ‌‌‌​‌​​‍ ‍‌‍​ ‌‍‍​‌‍‍‌‌‍ ​‌‍‌​‌ ​‍‌‍‌‌‌‍ ‍​‍‌‌​ ‌‌‌​​‍‌‌ ‌‍‍ ‌‍‌‌‌ ‍‌​‍‌‌​ ​ ‌​‌​​‍‌‌​ ​ ‌​‌​​‍‌‌​ ​‍​ ​‍‌‍​ ​ ‍‌‌‍​ ​ ​ ‌‍​‌‌‍‌‌​ ‍‌​ ‌ ‌‍‌‍​ ‍‌‌‍​ ​ ‌‌​‍‌‌​ ​‍​ ​‍​‍‌‌​ ‌‌‌​‌​​‍ ‍‌ ‌​‌‍‌‌‌ ‍​‌ ‌​​ ‌‍​‍‌‍​‌‌ ​ ‌‍‌‌‌‌‌‌‌ ​‍‌‍ ​​ ‌‌‍‍​‌ ‌​‌ ‌​‌ ​​​‍‌‌​ ​ ‌​​‌​‍‌‌​ ​‍‌​‌‍​‍‌‌​ ​‍‌​‌‍‌‍ ​‌‍ ‌‍​ ‌‍​‌‌‍ ​‌‍‍​‌‍ ‌ ​ ‌ ‌​​‍‌‌​ ​ ‌​​‌​ ​ ​ ​ ​ ​ ​ ​ ​‍‌‍‌‍‍‌‌‍‌​​ ‌​ ‌​‌‍‌‍​ ​​​ ​​​ ​​‌‍​‌​ ‌‌‌‍​ ​‍ ‌‌‍‌‍​ ​‍​ ‌‌​ ​​​‍ ‌​ ‌​​ ‌ ​ ‌‍​ ​‍​‍ ‌‌‍​‍​ ‍​‌‍​‍​ ‌​​‍ ‌​ ​‍​ ‌‍​ ‍​‌‍​ ​ ​​​ ‍‌​ ‌‌​ ‌​​ ‍​​ ‌​​ ‌ ​ ‌‌​‍‌‍‌ ‌​‌ ‍‌‌ ​​‌‍‌‌​ ‌‌ ​‍‌‍‌‌‌ ​ ‌‍ ‌ ‌‌‌ ​‍‌‍​ ‌‍‌‌​‍‌‍‌ ​​‌‍​‌‌ ‌​‌‍‍​​ ‌‌ ​ ‌‍‌‌‌‍​ ‌ ‌​‌‍‍‌‌‍ ‌‍ ‍‌ ​ ​‍‌‌​ ‌‌‌​​‍‌‌ ‌‍‍ ‌‍‌‌‌ ‍‌​‍‌‌​ ​ ‌​‌​​‍‌‌​ ​ ‌​‌​​‍‌‌​ ​‍​ ​‍‌‍​‍​ ​​‌‍​‌​ ‌ ‌‍‌​​ ‌ ​ ‌‍​ ​ ​ ​​​ ‌‍​ ‌‍‌‍​ ​‍‌‌​ ​‍​ ​‍​‍‌‌​ ‌‌‌​‌​​‍ ‍‌‍​ ‌‍ ‌‍ ‍‌ ‌​‌‍‌‌‌‍ ‍‌ ‌​​‍‌‌​ ‌‌‌​​‍‌‌ ‌‍‍ ‌‍‌‌‌ ‍‌​‍‌‌​ ​ ‌​‌​​‍‌‌​ ​ ‌​‌​​‍‌‌​ ​‍​ ​‍​ ‌​​ ‍‌‌‍‌‍‌‍​ ​ ​ ​ ​​​ ‌​‌‍‌‌‌‍​‍‌‍‌‌‌‍​‌‌‍‌‍​‍‌‌​ ​‍​ ​‍​‍‌‌​ ‌‌‌​‌​​‍ ‍‌‍​ ‌‍‍​‌‍‍‌‌‍ ​‌‍‌​‌ ​‍‌‍‌‌‌‍ ‍​‍‌‌​ ‌‌‌​​‍‌‌ ‌‍‍ ‌‍‌‌‌ ‍‌​‍‌‌​ ​ ‌​‌​​‍‌‌​ ​ ‌​‌​​‍‌‌​ ​‍​ ​‍‌‍​ ​ ‍‌‌‍​ ​ ​ ‌‍​‌‌‍‌‌​ ‍‌​ ‌ ‌‍‌‍​ ‍‌‌‍​ ​ ‌‌​‍‌‌​ ​‍​ ​‍​‍‌‌​ ‌‌‌​‌​​‍ ‍‌ ‌​‌‍‌‌‌ ‍​‌ ‌​​‍‌‍‌ ​​‌‍‌‌‌ ​‍‌ ​ ‌ ​​‌‍‌‌‌‍​ ‌ ‌​‌‍‍‌‌ ‌‍‌‍‌‌​ ‌‌ ​​‌ ‌‌‌‍​‍‌‍ ​‌‍‍‌‌ ​ ‌‍‍​‌‍‌‌‌‍‌​​‍​‍‌ ‌
The Department of Community Affairs offers financial assistance for weatherization to income-eligible households that are having a difficulty paying their heating and cooling bills. Find information below:​​​​‌ ‍ ​‍​‍‌‍ ‌ ​‍‌‍‍‌‌‍‌ ‌‍‍‌‌‍ ‍​‍​‍​ ‍‍​‍​‍‌ ​ ‌‍​‌‌‍ ‍‌‍‍‌‌ ‌​‌ ‍‌​‍ ‍‌‍‍‌‌‍ ​‍​‍​‍ ​​‍​‍‌‍‍​‌ ​‍‌‍‌‌‌‍‌‍​‍​‍​ ‍‍​‍​‍‌‍‍​‌ ‌​‌ ‌​‌ ​​​ ‍‍​‍ ​‍ ‌‍ ​‌‍ ‌‍​ ‌‍​‌‌‍ ​‌‍‍​‌‍ ‌ ​ ‌ ‌​​ ‍‍​ ​ ​ ​ ​ ​ ​ ​ ​‍ ‌‍‍‌‌‍ ‍‌ ‌​‌‍‌‌‌‍ ‍‌ ‌​​‍ ‌‍‌‌‌‍‌​‌‍‍‌‌ ‌​​‍ ‌‍ ‌‌‍ ‌‍‌​‌‍‌‌​ ‌‌ ​​‌ ​‍‌‍‌‌‌ ​ ‌‍‌‌‌‍ ‍‌ ‌​‌‍​‌‌ ‌​‌‍‍‌‌‍ ‌‍ ‍​ ‍ ‌‍‍‌‌‍‌​​ ‌​ ‌​‌‍‌‍​ ​​​ ​​​ ​​‌‍​‌​ ‌‌‌‍​ ​‍ ‌‌‍‌‍​ ​‍​ ‌‌​ ​​​‍ ‌​ ‌​​ ‌ ​ ‌‍​ ​‍​‍ ‌‌‍​‍​ ‍​‌‍​‍​ ‌​​‍ ‌​ ​‍​ ‌‍​ ‍​‌‍​ ​ ​​​ ‍‌​ ‌‌​ ‌​​ ‍​​ ‌​​ ‌ ​ ‌‌​ ‍ ‌ ‌​‌ ‍‌‌ ​​‌‍‌‌​ ‌‌ ​‍‌‍‌‌‌ ​ ‌‍ ‌ ‌‌‌ ​‍‌‍​ ‌‍‌‌​ ‍ ‌ ​​‌‍​‌‌ ‌​‌‍‍​​ ‌‌ ​ ‌‍‌‌‌‍​ ‌ ‌​‌‍‍‌‌‍ ‌‍ ‍‌ ​ ​‍‌‌​ ‌‌‌​​‍‌‌ ‌‍‍ ‌‍‌‌‌ ‍‌​‍‌‌​ ​ ‌​‌​​‍‌‌​ ​ ‌​‌​​‍‌‌​ ​‍​ ​‍‌‍​‍​ ​​‌‍​‌​ ‌ ‌‍‌​​ ‌ ​ ‌‍​ ​ ​ ​​​ ‌‍​ ‌‍‌‍​ ​‍‌‌​ ​‍​ ​‍​‍‌‌​ ‌‌‌​‌​​‍ ‍‌‍​ ‌‍ ‌‍ ‍‌ ‌​‌‍‌‌‌‍ ‍‌ ‌​​‍‌‌​ ‌‌‌​​‍‌‌ ‌‍‍ ‌‍‌‌‌ ‍‌​‍‌‌​ ​ ‌​‌​​‍‌‌​ ​ ‌​‌​​‍‌‌​ ​‍​ ​‍​ ‌​‌‍​‍​ ‌‍​ ‌​‌‍‌‍‌‍​‍​ ‍​​ ​​‌‍​‌‌‍‌‌​ ‌‍​ ‌ ​‍‌‌​ ​‍​ ​‍​‍‌‌​ ‌‌‌​‌​​‍ ‍‌‍​ ‌‍‍​‌‍‍‌‌‍ ​‌‍‌​‌ ​‍‌‍‌‌‌‍ ‍​‍‌‌​ ‌‌‌​​‍‌‌ ‌‍‍ ‌‍‌‌‌ ‍‌​‍‌‌​ ​ ‌​‌​​‍‌‌​ ​ ‌​‌​​‍‌‌​ ​‍​ ​‍​ ‌ ​ ​​​ ‌‍​ ‌​​ ‌‌​ ‌​‌‍‌‍​ ​‍‌‍​‍‌‍‌‌‌‍‌‍​ ‌​​‍‌‌​ ​‍​ ​‍​‍‌‌​ ‌‌‌​‌​​‍ ‍‌ ‌​‌‍‌‌‌ ‍​‌ ‌​​ ‌‍​‍‌‍​‌‌ ​ ‌‍‌‌‌‌‌‌‌ ​‍‌‍ ​​ ‌‌‍‍​‌ ‌​‌ ‌​‌ ​​​‍‌‌​ ​ ‌​​‌​‍‌‌​ ​‍‌​‌‍​‍‌‌​ ​‍‌​‌‍‌‍ ​‌‍ ‌‍​ ‌‍​‌‌‍ ​‌‍‍​‌‍ ‌ ​ ‌ ‌​​‍‌‌​ ​ ‌​​‌​ ​ ​ ​ ​ ​ ​ ​ ​‍‌‍‌‍‍‌‌‍‌​​ ‌​ ‌​‌‍‌‍​ ​​​ ​​​ ​​‌‍​‌​ ‌‌‌‍​ ​‍ ‌‌‍‌‍​ ​‍​ ‌‌​ ​​​‍ ‌​ ‌​​ ‌ ​ ‌‍​ ​‍​‍ ‌‌‍​‍​ ‍​‌‍​‍​ ‌​​‍ ‌​ ​‍​ ‌‍​ ‍​‌‍​ ​ ​​​ ‍‌​ ‌‌​ ‌​​ ‍​​ ‌​​ ‌ ​ ‌‌​‍‌‍‌ ‌​‌ ‍‌‌ ​​‌‍‌‌​ ‌‌ ​‍‌‍‌‌‌ ​ ‌‍ ‌ ‌‌‌ ​‍‌‍​ ‌‍‌‌​‍‌‍‌ ​​‌‍​‌‌ ‌​‌‍‍​​ ‌‌ ​ ‌‍‌‌‌‍​ ‌ ‌​‌‍‍‌‌‍ ‌‍ ‍‌ ​ ​‍‌‌​ ‌‌‌​​‍‌‌ ‌‍‍ ‌‍‌‌‌ ‍‌​‍‌‌​ ​ ‌​‌​​‍‌‌​ ​ ‌​‌​​‍‌‌​ ​‍​ ​‍‌‍​‍​ ​​‌‍​‌​ ‌ ‌‍‌​​ ‌ ​ ‌‍​ ​ ​ ​​​ ‌‍​ ‌‍‌‍​ ​‍‌‌​ ​‍​ ​‍​‍‌‌​ ‌‌‌​‌​​‍ ‍‌‍​ ‌‍ ‌‍ ‍‌ ‌​‌‍‌‌‌‍ ‍‌ ‌​​‍‌‌​ ‌‌‌​​‍‌‌ ‌‍‍ ‌‍‌‌‌ ‍‌​‍‌‌​ ​ ‌​‌​​‍‌‌​ ​ ‌​‌​​‍‌‌​ ​‍​ ​‍​ ‌​‌‍​‍​ ‌‍​ ‌​‌‍‌‍‌‍​‍​ ‍​​ ​​‌‍​‌‌‍‌‌​ ‌‍​ ‌ ​‍‌‌​ ​‍​ ​‍​‍‌‌​ ‌‌‌​‌​​‍ ‍‌‍​ ‌‍‍​‌‍‍‌‌‍ ​‌‍‌​‌ ​‍‌‍‌‌‌‍ ‍​‍‌‌​ ‌‌‌​​‍‌‌ ‌‍‍ ‌‍‌‌‌ ‍‌​‍‌‌​ ​ ‌​‌​​‍‌‌​ ​ ‌​‌​​‍‌‌​ ​‍​ ​‍​ ‌ ​ ​​​ ‌‍​ ‌​​ ‌‌​ ‌​‌‍‌‍​ ​‍‌‍​‍‌‍‌‌‌‍‌‍​ ‌​​‍‌‌​ ​‍​ ​‍​‍‌‌​ ‌‌‌​‌​​‍ ‍‌ ‌​‌‍‌‌‌ ‍​‌ ‌​​‍‌‍‌ ​​‌‍‌‌‌ ​‍‌ ​ ‌ ​​‌‍‌‌‌‍​ ‌ ‌​‌‍‍‌‌ ‌‍‌‍‌‌​ ‌‌ ​​‌ ‌‌‌‍​‍‌‍ ​‌‍‍‌‌ ​ ‌‍‍​‌‍‌‌‌‍‌​​‍​‍‌ ‌
Energy Assistance​​​​‌ ‍ ​‍​‍‌‍ ‌ ​‍‌‍‍‌‌‍‌ ‌‍‍‌‌‍ ‍​‍​‍​ ‍‍​‍​‍‌ ​ ‌‍​‌‌‍ ‍‌‍‍‌‌ ‌​‌ ‍‌​‍ ‍‌‍‍‌‌‍ ​‍​‍​‍ ​​‍​‍‌‍‍​‌ ​‍‌‍‌‌‌‍‌‍​‍​‍​ ‍‍​‍​‍‌‍‍​‌ ‌​‌ ‌​‌ ​​​ ‍‍​‍ ​‍ ‌‍ ​‌‍ ‌‍​ ‌‍​‌‌‍ ​‌‍‍​‌‍ ‌ ​ ‌ ‌​​ ‍‍​ ​ ​ ​ ​ ​ ​ ​ ​‍ ‌‍‍‌‌‍ ‍‌ ‌​‌‍‌‌‌‍ ‍‌ ‌​​‍ ‌‍‌‌‌‍‌​‌‍‍‌‌ ‌​​‍ ‌‍ ‌‌‍ ‌‍‌​‌‍‌‌​ ‌‌ ​​‌ ​‍‌‍‌‌‌ ​ ‌‍‌‌‌‍ ‍‌ ‌​‌‍​‌‌ ‌​‌‍‍‌‌‍ ‌‍ ‍​ ‍ ‌‍‍‌‌‍‌​​ ‌​ ‌​‌‍‌‍​ ​​​ ​​​ ​​‌‍​‌​ ‌‌‌‍​ ​‍ ‌‌‍‌‍​ ​‍​ ‌‌​ ​​​‍ ‌​ ‌​​ ‌ ​ ‌‍​ ​‍​‍ ‌‌‍​‍​ ‍​‌‍​‍​ ‌​​‍ ‌​ ​‍​ ‌‍​ ‍​‌‍​ ​ ​​​ ‍‌​ ‌‌​ ‌​​ ‍​​ ‌​​ ‌ ​ ‌‌​ ‍ ‌ ‌​‌ ‍‌‌ ​​‌‍‌‌​ ‌‌ ​‍‌‍‌‌‌ ​ ‌‍ ‌ ‌‌‌ ​‍‌‍​ ‌‍‌‌​ ‍ ‌ ​​‌‍​‌‌ ‌​‌‍‍​​ ‌‌ ​ ‌‍‌‌‌‍​ ‌ ‌​‌‍‍‌‌‍ ‌‍ ‍‌ ​ ​‍‌‌​ ‌‌‌​​‍‌‌ ‌‍‍ ‌‍‌‌‌ ‍‌​‍‌‌​ ​ ‌​‌​​‍‌‌​ ​ ‌​‌​​‍‌‌​ ​‍​ ​‍‌‍​‍​ ​​‌‍​‌​ ‌ ‌‍‌​​ ‌ ​ ‌‍​ ​ ​ ​​​ ‌‍​ ‌‍‌‍​ ​‍‌‌​ ​‍​ ​‍​‍‌‌​ ‌‌‌​‌​​‍ ‍‌‍​ ‌‍ ‌‍ ‍‌ ‌​‌‍‌‌‌‍ ‍‌ ‌​​‍‌‌​ ‌‌‌​​‍‌‌ ‌‍‍ ‌‍‌‌‌ ‍‌​‍‌‌​ ​ ‌​‌​​‍‌‌​ ​ ‌​‌​​‍‌‌​ ​‍​ ​‍​ ​ ​ ‌​‌‍‌‍‌‍​‌‌‍‌‍‌‍‌‍​ ‌‌​ ‍​‌‍​ ‌‍​‌‌‍‌‌​ ‍‌​‍‌‌​ ​‍​ ​‍​‍‌‌​ ‌‌‌​‌​​‍ ‍‌ ‌​‌‍‌‌‌ ‍​‌ ‌​​ ‌‍​‍‌‍​‌‌ ​ ‌‍‌‌‌‌‌‌‌ ​‍‌‍ ​​ ‌‌‍‍​‌ ‌​‌ ‌​‌ ​​​‍‌‌​ ​ ‌​​‌​‍‌‌​ ​‍‌​‌‍​‍‌‌​ ​‍‌​‌‍‌‍ ​‌‍ ‌‍​ ‌‍​‌‌‍ ​‌‍‍​‌‍ ‌ ​ ‌ ‌​​‍‌‌​ ​ ‌​​‌​ ​ ​ ​ ​ ​ ​ ​ ​‍‌‍‌‍‍‌‌‍‌​​ ‌​ ‌​‌‍‌‍​ ​​​ ​​​ ​​‌‍​‌​ ‌‌‌‍​ ​‍ ‌‌‍‌‍​ ​‍​ ‌‌​ ​​​‍ ‌​ ‌​​ ‌ ​ ‌‍​ ​‍​‍ ‌‌‍​‍​ ‍​‌‍​‍​ ‌​​‍ ‌​ ​‍​ ‌‍​ ‍​‌‍​ ​ ​​​ ‍‌​ ‌‌​ ‌​​ ‍​​ ‌​​ ‌ ​ ‌‌​‍‌‍‌ ‌​‌ ‍‌‌ ​​‌‍‌‌​ ‌‌ ​‍‌‍‌‌‌ ​ ‌‍ ‌ ‌‌‌ ​‍‌‍​ ‌‍‌‌​‍‌‍‌ ​​‌‍​‌‌ ‌​‌‍‍​​ ‌‌ ​ ‌‍‌‌‌‍​ ‌ ‌​‌‍‍‌‌‍ ‌‍ ‍‌ ​ ​‍‌‌​ ‌‌‌​​‍‌‌ ‌‍‍ ‌‍‌‌‌ ‍‌​‍‌‌​ ​ ‌​‌​​‍‌‌​ ​ ‌​‌​​‍‌‌​ ​‍​ ​‍‌‍​‍​ ​​‌‍​‌​ ‌ ‌‍‌​​ ‌ ​ ‌‍​ ​ ​ ​​​ ‌‍​ ‌‍‌‍​ ​‍‌‌​ ​‍​ ​‍​‍‌‌​ ‌‌‌​‌​​‍ ‍‌‍​ ‌‍ ‌‍ ‍‌ ‌​‌‍‌‌‌‍ ‍‌ ‌​​‍‌‌​ ‌‌‌​​‍‌‌ ‌‍‍ ‌‍‌‌‌ ‍‌​‍‌‌​ ​ ‌​‌​​‍‌‌​ ​ ‌​‌​​‍‌‌​ ​‍​ ​‍​ ​ ​ ‌​‌‍‌‍‌‍​‌‌‍‌‍‌‍‌‍​ ‌‌​ ‍​‌‍​ ‌‍​‌‌‍‌‌​ ‍‌​‍‌‌​ ​‍​ ​‍​‍‌‌​ ‌‌‌​‌​​‍ ‍‌ ‌​‌‍‌‌‌ ‍​‌ ‌​​‍‌‍‌ ​​‌‍‌‌‌ ​‍‌ ​ ‌ ​​‌‍‌‌‌‍​ ‌ ‌​‌‍‍‌‌ ‌‍‌‍‌‌​ ‌‌ ​​‌ ‌‌‌‍​‍‌‍ ​‌‍‍‌‌ ​ ‌‍‍​‌‍‌‌‌‍‌​​‍​‍‌ ‌
2. Comfort Partners​​​​‌ ‍ ​‍​‍‌‍ ‌ ​‍‌‍‍‌‌‍‌ ‌‍‍‌‌‍ ‍​‍​‍​ ‍‍​‍​‍‌ ​ ‌‍​‌‌‍ ‍‌‍‍‌‌ ‌​‌ ‍‌​‍ ‍‌‍‍‌‌‍ ​‍​‍​‍ ​​‍​‍‌‍‍​‌ ​‍‌‍‌‌‌‍‌‍​‍​‍​ ‍‍​‍​‍‌‍‍​‌ ‌​‌ ‌​‌ ​​​ ‍‍​‍ ​‍ ‌‍ ​‌‍ ‌‍​ ‌‍​‌‌‍ ​‌‍‍​‌‍ ‌ ​ ‌ ‌​​ ‍‍​ ​ ​ ​ ​ ​ ​ ​ ​‍ ‌‍‍‌‌‍ ‍‌ ‌​‌‍‌‌‌‍ ‍‌ ‌​​‍ ‌‍‌‌‌‍‌​‌‍‍‌‌ ‌​​‍ ‌‍ ‌‌‍ ‌‍‌​‌‍‌‌​ ‌‌ ​​‌ ​‍‌‍‌‌‌ ​ ‌‍‌‌‌‍ ‍‌ ‌​‌‍​‌‌ ‌​‌‍‍‌‌‍ ‌‍ ‍​ ‍ ‌‍‍‌‌‍‌​​ ‌​ ‌​‌‍‌‍​ ​​​ ​​​ ​​‌‍​‌​ ‌‌‌‍​ ​‍ ‌‌‍‌‍​ ​‍​ ‌‌​ ​​​‍ ‌​ ‌​​ ‌ ​ ‌‍​ ​‍​‍ ‌‌‍​‍​ ‍​‌‍​‍​ ‌​​‍ ‌​ ​‍​ ‌‍​ ‍​‌‍​ ​ ​​​ ‍‌​ ‌‌​ ‌​​ ‍​​ ‌​​ ‌ ​ ‌‌​ ‍ ‌ ‌​‌ ‍‌‌ ​​‌‍‌‌​ ‌‌ ​‍‌‍‌‌‌ ​ ‌‍ ‌ ‌‌‌ ​‍‌‍​ ‌‍‌‌​ ‍ ‌ ​​‌‍​‌‌ ‌​‌‍‍​​ ‌‌ ​ ‌‍‌‌‌‍​ ‌ ‌​‌‍‍‌‌‍ ‌‍ ‍‌ ​ ​‍‌‌​ ‌‌‌​​‍‌‌ ‌‍‍ ‌‍‌‌‌ ‍‌​‍‌‌​ ​ ‌​‌​​‍‌‌​ ​ ‌​‌​​‍‌‌​ ​‍​ ​‍‌‍​‍​ ​​‌‍​‌​ ‌ ‌‍‌​​ ‌ ​ ‌‍​ ​ ​ ​​​ ‌‍​ ‌‍‌‍​ ​‍‌‌​ ​‍​ ​‍​‍‌‌​ ‌‌‌​‌​​‍ ‍‌‍​ ‌‍ ‌‍ ‍‌ ‌​‌‍‌‌‌‍ ‍‌ ‌​​‍‌‌​ ‌‌‌​​‍‌‌ ‌‍‍ ‌‍‌‌‌ ‍‌​‍‌‌​ ​ ‌​‌​​‍‌‌​ ​ ‌​‌​​‍‌‌​ ​‍​ ​‍‌‍​‍​ ‌​​ ‌​​ ​ ​ ‍‌​ ​‍​ ‌ ‌‍​‌​ ​​​ ‍‌​ ‌ ​ ‍​​‍‌‌​ ​‍​ ​‍​‍‌‌​ ‌‌‌​‌​​‍ ‍‌‍​ ‌‍‍​‌‍‍‌‌‍ ​‌‍‌​‌ ​‍‌‍‌‌‌‍ ‍​‍‌‌​ ‌‌‌​​‍‌‌ ‌‍‍ ‌‍‌‌‌ ‍‌​‍‌‌​ ​ ‌​‌​​‍‌‌​ ​ ‌​‌​​‍‌‌​ ​‍​ ​‍‌‍‌‍‌‍​‍​ ​‍​ ​​‌‍‌​​ ​ ​ ​‍‌‍‌‍​ ‌‌​ ​‍​ ‌ ​ ‌‍​‍‌‌​ ​‍​ ​‍​‍‌‌​ ‌‌‌​‌​​‍ ‍‌ ‌​‌‍‌‌‌ ‍​‌ ‌​​ ‌‍​‍‌‍​‌‌ ​ ‌‍‌‌‌‌‌‌‌ ​‍‌‍ ​​ ‌‌‍‍​‌ ‌​‌ ‌​‌ ​​​‍‌‌​ ​ ‌​​‌​‍‌‌​ ​‍‌​‌‍​‍‌‌​ ​‍‌​‌‍‌‍ ​‌‍ ‌‍​ ‌‍​‌‌‍ ​‌‍‍​‌‍ ‌ ​ ‌ ‌​​‍‌‌​ ​ ‌​​‌​ ​ ​ ​ ​ ​ ​ ​ ​‍‌‍‌‍‍‌‌‍‌​​ ‌​ ‌​‌‍‌‍​ ​​​ ​​​ ​​‌‍​‌​ ‌‌‌‍​ ​‍ ‌‌‍‌‍​ ​‍​ ‌‌​ ​​​‍ ‌​ ‌​​ ‌ ​ ‌‍​ ​‍​‍ ‌‌‍​‍​ ‍​‌‍​‍​ ‌​​‍ ‌​ ​‍​ ‌‍​ ‍​‌‍​ ​ ​​​ ‍‌​ ‌‌​ ‌​​ ‍​​ ‌​​ ‌ ​ ‌‌​‍‌‍‌ ‌​‌ ‍‌‌ ​​‌‍‌‌​ ‌‌ ​‍‌‍‌‌‌ ​ ‌‍ ‌ ‌‌‌ ​‍‌‍​ ‌‍‌‌​‍‌‍‌ ​​‌‍​‌‌ ‌​‌‍‍​​ ‌‌ ​ ‌‍‌‌‌‍​ ‌ ‌​‌‍‍‌‌‍ ‌‍ ‍‌ ​ ​‍‌‌​ ‌‌‌​​‍‌‌ ‌‍‍ ‌‍‌‌‌ ‍‌​‍‌‌​ ​ ‌​‌​​‍‌‌​ ​ ‌​‌​​‍‌‌​ ​‍​ ​‍‌‍​‍​ ​​‌‍​‌​ ‌ ‌‍‌​​ ‌ ​ ‌‍​ ​ ​ ​​​ ‌‍​ ‌‍‌‍​ ​‍‌‌​ ​‍​ ​‍​‍‌‌​ ‌‌‌​‌​​‍ ‍‌‍​ ‌‍ ‌‍ ‍‌ ‌​‌‍‌‌‌‍ ‍‌ ‌​​‍‌‌​ ‌‌‌​​‍‌‌ ‌‍‍ ‌‍‌‌‌ ‍‌​‍‌‌​ ​ ‌​‌​​‍‌‌​ ​ ‌​‌​​‍‌‌​ ​‍​ ​‍‌‍​‍​ ‌​​ ‌​​ ​ ​ ‍‌​ ​‍​ ‌ ‌‍​‌​ ​​​ ‍‌​ ‌ ​ ‍​​‍‌‌​ ​‍​ ​‍​‍‌‌​ ‌‌‌​‌​​‍ ‍‌‍​ ‌‍‍​‌‍‍‌‌‍ ​‌‍‌​‌ ​‍‌‍‌‌‌‍ ‍​‍‌‌​ ‌‌‌​​‍‌‌ ‌‍‍ ‌‍‌‌‌ ‍‌​‍‌‌​ ​ ‌​‌​​‍‌‌​ ​ ‌​‌​​‍‌‌​ ​‍​ ​‍‌‍‌‍‌‍​‍​ ​‍​ ​​‌‍‌​​ ​ ​ ​‍‌‍‌‍​ ‌‌​ ​‍​ ‌ ​ ‌‍​‍‌‌​ ​‍​ ​‍​‍‌‌​ ‌‌‌​‌​​‍ ‍‌ ‌​‌‍‌‌‌ ‍​‌ ‌​​‍‌‍‌ ​​‌‍‌‌‌ ​‍‌ ​ ‌ ​​‌‍‌‌‌‍​ ‌ ‌​‌‍‍‌‌ ‌‍‌‍‌‌​ ‌‌ ​​‌ ‌‌‌‍​‍‌‍ ​‌‍‍‌‌ ​ ‌‍‍​‌‍‌‌‌‍‌​​‍​‍‌ ‌